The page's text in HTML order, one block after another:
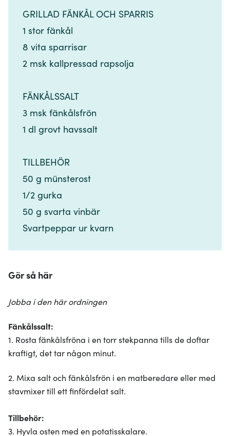
GRILLAD FÄNKÅL OCH SPARRIS​​​​‌ ‍ ​‍​‍‌‍ ‌ ​‍‌‍‍‌‌‍‌ ‌‍‍‌‌‍ ‍​‍​‍​ ‍‍​‍​‍‌ ​ ‌‍​‌‌‍ ‍‌‍‍‌‌ ‌​‌ ‍‌​‍ ‍‌‍‍‌‌‍ ​‍​‍​‍ ​​‍​‍‌‍‍​‌ ​‍‌‍‌‌‌‍‌‍​‍​‍​ ‍‍​‍​‍‌‍‍​‌ ‌​‌ ‌​‌ ​​‌ ​ ​ ‍‍​‍ ​‍ ‌‍​ ‌‍ ‌‌ ​ ​‍ ‍‌‍​ ‌‍‌‌‌ ​‍‌ ‌‍‌‍‌‌‌ ​‍‌‍​‌​‍ ‍‌ ​ ‌‍‌‌​‍ ‌ ​​‌ ​‍‌‍ ‌‍‌​‌ ‌‌‌‍​ ‌ ‌​‌‍‍‌‌‍ ‌‍ ‍​‍ ‌‍‍‌‌‍ ‍‌ ‌​‌‍‌‌‌‍ ‍‌ ‌​​‍ ‌‍‌‌‌‍‌​‌‍‍‌‌ ‌​​‍ ‌‍ ‌‌‍ ‌‍‌​‌‍‌‌​ ‌‌ ​​‌ ​‍‌‍‌‌‌ ​ ‌‍‌‌‌‍ ‍‌ ‌​‌‍​‌‌ ‌​‌‍‍‌‌‍ ‌‍ ‍​ ‍ ‌‍‍‌‌‍‌​​ ‌​ ‌‍​ ‌​​ ‌‌​ ‌‌​ ​ ​ ​‍​ ‍​​ ‍‌​‍ ‌​ ​‌​ ​​‌‍​‍​ ​ ​‍ ‌​ ‌​​ ​​‌‍​‌​ ​‌​‍ ‌​ ‍​‌‍​‌​ ‍‌​ ‌‍​‍ ‌‌‍​ ‌‍‌‍​ ‌‌‌‍​ ​ ‌​​ ‌​‌‍‌‌‌‍​‍​ ​ ‌‍‌‍​ ​​​ ‌‌​ ‍ ‌ ‌​‌ ‍‌‌ ​​‌‍‌‌​ ‌‌ ​​‌‍​‌‌‍‌ ‌‍‌‌​ ‍ ‌ ​​‌‍​‌‌ ‌​‌‍‍​​ ‌‌‍​‍‌‍ ​‌‍ ‌‍​ ‌‍‍ ‌ ​ ​‍‌‌​ ‌‌‌​​‍‌‌ ‌‍‍ ‌‍‌‌‌ ‍‌​‍‌‌​ ​ ‌​‌​​‍‌‌​ ​ ‌​‌​​‍‌‌​ ​‍​ ​‍​ ‌‌​ ‍‌​ ‌ ​ ‌‌​ ​​‌‍‌​​ ‌ ​ ‌‌​‍ ‌‌‍​ ​ ​‍​ ​‌‌‍​‍​‍ ‌​ ‌​‌‍‌‌​ ‍‌​ ‍‌​‍ ‌​ ‍‌​ ‍‌​ ‍‌​ ​ ​‍ ‌​ ‍‌​ ​‌‌‍​‌​ ​​‌‍​ ‌‍‌​​ ‌ ​ ‍​​ ‌‌‌‍‌‍‌‍​ ‌‍‌​​‍‌‌​ ​‍​ ​‍​‍‌‌​ ‌‌‌​‌​​‍ ‍‌‍​ ‌‍ ‌‍ ​‌ ‌‌‌‍ ‌‌‍ ‍‌ ​ ​‍‌‌​ ‌‌‌​​‍‌‌ ‌‍‍ ‌‍‌‌‌ ‍‌​‍‌‌​ ​ ‌​‌​​‍‌‌​ ​ ‌​‌​​‍‌‌​ ​‍​ ​‍​ ​ ‌‍‌​​ ​‍‌‍‌‍‌‍​ ​ ​‌​ ​ ​ ​‍‌‍​ ‌‍​‍‌‍​‍​ ‌ ​‍‌‌​ ​‍​ ​‍​‍‌‌​ ‌‌‌​‌​​‍ ‍‌‍‍‌‌ ‌​‌‍‌‌‌‍ ‌‌ ​ ​‍‌‌​ ‌‌‌​​‍​ ​​​‍‌‌​ ‌‌‌​‌​​ ‌‍​‍‌‍​‌‌ ​ ‌‍‌‌‌‌‌‌‌ ​‍‌‍ ​​ ‌‌‍‍​‌ ‌​‌ ‌​‌ ​​‌ ​ ​‍‌‌​ ​ ‌​​‌​‍‌‌​ ​‍‌​‌‍​‍‌‌​ ​‍‌​‌‍‌‍​ ‌‍ ‌‌ ​ ​‍ ‍‌‍​ ‌‍‌‌‌ ​‍‌ ‌‍‌‍‌‌‌ ​‍‌‍​‌​‍ ‍‌ ​ ‌‍‌‌​‍‌‍‌‍‍‌‌‍‌​​ ‌​ ‌‍​ ‌​​ ‌‌​ ‌‌​ ​ ​ ​‍​ ‍​​ ‍‌​‍ ‌​ ​‌​ ​​‌‍​‍​ ​ ​‍ ‌​ ‌​​ ​​‌‍​‌​ ​‌​‍ ‌​ ‍​‌‍​‌​ ‍‌​ ‌‍​‍ ‌‌‍​ ‌‍‌‍​ ‌‌‌‍​ ​ ‌​​ ‌​‌‍‌‌‌‍​‍​ ​ ‌‍‌‍​ ​​​ ‌‌​‍‌‍‌ ‌​‌ ‍‌‌ ​​‌‍‌‌​ ‌‌ ​​‌‍​‌‌‍‌ ‌‍‌‌​‍‌‍‌ ​​‌‍​‌‌ ‌​‌‍‍​​ ‌‌‍​‍‌‍ ​‌‍ ‌‍​ ‌‍‍ ‌ ​ ​‍‌‌​ ‌‌‌​​‍‌‌ ‌‍‍ ‌‍‌‌‌ ‍‌​‍‌‌​ ​ ‌​‌​​‍‌‌​ ​ ‌​‌​​‍‌‌​ ​‍​ ​‍​ ‌‌​ ‍‌​ ‌ ​ ‌‌​ ​​‌‍‌​​ ‌ ​ ‌‌​‍ ‌‌‍​ ​ ​‍​ ​‌‌‍​‍​‍ ‌​ ‌​‌‍‌‌​ ‍‌​ ‍‌​‍ ‌​ ‍‌​ ‍‌​ ‍‌​ ​ ​‍ ‌​ ‍‌​ ​‌‌‍​‌​ ​​‌‍​ ‌‍‌​​ ‌ ​ ‍​​ ‌‌‌‍‌‍‌‍​ ‌‍‌​​‍‌‌​ ​‍​ ​‍​‍‌‌​ ‌‌‌​‌​​‍ ‍‌‍​ ‌‍ ‌‍ ​‌ ‌‌‌‍ ‌‌‍ ‍‌ ​ ​‍‌‌​ ‌‌‌​​‍‌‌ ‌‍‍ ‌‍‌‌‌ ‍‌​‍‌‌​ ​ ‌​‌​​‍‌‌​ ​ ‌​‌​​‍‌‌​ ​‍​ ​‍​ ​ ‌‍‌​​ ​‍‌‍‌‍‌‍​ ​ ​‌​ ​ ​ ​‍‌‍​ ‌‍​‍‌‍​‍​ ‌ ​‍‌‌​ ​‍​ ​‍​‍‌‌​ ‌‌‌​‌​​‍ ‍‌‍‍‌‌ ‌​‌‍‌‌‌‍ ‌‌ ​ ​‍‌‌​ ‌‌‌​​‍​ ​​​‍‌‌​ ‌‌‌​‌​​‍‌‍‌ ‌ ‌‍ ‌ ​‍‌‍‍ ‌ ​ ‌ ​​‌‍​‌‌‍​ ‌‍‌‌​ ‌‌ ​​‌ ​‍‌‍ ‌‍‌​‌ ‌‌‌‍​ ‌ ‌​‌‍‍‌‌‍ ‌‍ ‍​‍‌‍‌ ​​‌‍‌‌‌ ​‍‌ ​ ‌ ​​‌‍‌‌‌‍​ ‌ ‌​‌‍‍‌‌ ‌‍‌‍‌‌​ ‌‌ ​​‌ ‌‌‌‍​‍‌‍ ​‌‍‍‌‌ ​ ‌‍‍​‌‍‌‌‌‍‌​​‍​‍‌ ‌
1 stor fänkål​​​​‌ ‍ ​‍​‍‌‍ ‌ ​‍‌‍‍‌‌‍‌ ‌‍‍‌‌‍ ‍​‍​‍​ ‍‍​‍​‍‌ ​ ‌‍​‌‌‍ ‍‌‍‍‌‌ ‌​‌ ‍‌​‍ ‍‌‍‍‌‌‍ ​‍​‍​‍ ​​‍​‍‌‍‍​‌ ​‍‌‍‌‌‌‍‌‍​‍​‍​ ‍‍​‍​‍‌‍‍​‌ ‌​‌ ‌​‌ ​​‌ ​ ​ ‍‍​‍ ​‍ ‌‍​ ‌‍ ‌‌ ​ ​‍ ‍‌‍​ ‌‍‌‌‌ ​‍‌ ‌‍‌‍‌‌‌ ​‍‌‍​‌​‍ ‍‌ ​ ‌‍‌‌​‍ ‌ ​​‌ ​‍‌‍ ‌‍‌​‌ ‌‌‌‍​ ‌ ‌​‌‍‍‌‌‍ ‌‍ ‍​‍ ‌‍‍‌‌‍ ‍‌ ‌​‌‍‌‌‌‍ ‍‌ ‌​​‍ ‌‍‌‌‌‍‌​‌‍‍‌‌ ‌​​‍ ‌‍ ‌‌‍ ‌‍‌​‌‍‌‌​ ‌‌ ​​‌ ​‍‌‍‌‌‌ ​ ‌‍‌‌‌‍ ‍‌ ‌​‌‍​‌‌ ‌​‌‍‍‌‌‍ ‌‍ ‍​ ‍ ‌‍‍‌‌‍‌​​ ‌​ ‌‍​ ‌​​ ‌‌​ ‌‌​ ​ ​ ​‍​ ‍​​ ‍‌​‍ ‌​ ​‌​ ​​‌‍​‍​ ​ ​‍ ‌​ ‌​​ ​​‌‍​‌​ ​‌​‍ ‌​ ‍​‌‍​‌​ ‍‌​ ‌‍​‍ ‌‌‍​ ‌‍‌‍​ ‌‌‌‍​ ​ ‌​​ ‌​‌‍‌‌‌‍​‍​ ​ ‌‍‌‍​ ​​​ ‌‌​ ‍ ‌ ‌​‌ ‍‌‌ ​​‌‍‌‌​ ‌‌ ​​‌‍​‌‌‍‌ ‌‍‌‌​ ‍ ‌ ​​‌‍​‌‌ ‌​‌‍‍​​ ‌‌‍​‍‌‍ ​‌‍ ‌‍​ ‌‍‍ ‌ ​ ​‍‌‌​ ‌‌‌​​‍‌‌ ‌‍‍ ‌‍‌‌‌ ‍‌​‍‌‌​ ​ ‌​‌​​‍‌‌​ ​ ‌​‌​​‍‌‌​ ​‍​ ​‍​ ‌‌​ ‍‌​ ‌ ​ ‌‌​ ​​‌‍‌​​ ‌ ​ ‌‌​‍ ‌‌‍​ ​ ​‍​ ​‌‌‍​‍​‍ ‌​ ‌​‌‍‌‌​ ‍‌​ ‍‌​‍ ‌​ ‍‌​ ‍‌​ ‍‌​ ​ ​‍ ‌​ ‍‌​ ​‌‌‍​‌​ ​​‌‍​ ‌‍‌​​ ‌ ​ ‍​​ ‌‌‌‍‌‍‌‍​ ‌‍‌​​‍‌‌​ ​‍​ ​‍​‍‌‌​ ‌‌‌​‌​​‍ ‍‌‍​ ‌‍ ‌‍ ​‌ ‌‌‌‍ ‌‌‍ ‍‌ ​ ​‍‌‌​ ‌‌‌​​‍‌‌ ‌‍‍ ‌‍‌‌‌ ‍‌​‍‌‌​ ​ ‌​‌​​‍‌‌​ ​ ‌​‌​​‍‌‌​ ​‍​ ​‍​ ​ ‌‍‌​​ ​‍‌‍‌‍‌‍​ ​ ​‌​ ​ ​ ​‍‌‍​ ‌‍​‍‌‍​‍​ ‌ ​‍‌‌​ ​‍​ ​‍​‍‌‌​ ‌‌‌​‌​​‍ ‍‌‍‍‌‌ ‌​‌‍‌‌‌‍ ‌‌ ​ ​‍‌‌​ ‌‌‌​​‍​ ​‌​‍‌‌​ ‌‌‌​‌​​ ‌‍​‍‌‍​‌‌ ​ ‌‍‌‌‌‌‌‌‌ ​‍‌‍ ​​ ‌‌‍‍​‌ ‌​‌ ‌​‌ ​​‌ ​ ​‍‌‌​ ​ ‌​​‌​‍‌‌​ ​‍‌​‌‍​‍‌‌​ ​‍‌​‌‍‌‍​ ‌‍ ‌‌ ​ ​‍ ‍‌‍​ ‌‍‌‌‌ ​‍‌ ‌‍‌‍‌‌‌ ​‍‌‍​‌​‍ ‍‌ ​ ‌‍‌‌​‍‌‍‌‍‍‌‌‍‌​​ ‌​ ‌‍​ ‌​​ ‌‌​ ‌‌​ ​ ​ ​‍​ ‍​​ ‍‌​‍ ‌​ ​‌​ ​​‌‍​‍​ ​ ​‍ ‌​ ‌​​ ​​‌‍​‌​ ​‌​‍ ‌​ ‍​‌‍​‌​ ‍‌​ ‌‍​‍ ‌‌‍​ ‌‍‌‍​ ‌‌‌‍​ ​ ‌​​ ‌​‌‍‌‌‌‍​‍​ ​ ‌‍‌‍​ ​​​ ‌‌​‍‌‍‌ ‌​‌ ‍‌‌ ​​‌‍‌‌​ ‌‌ ​​‌‍​‌‌‍‌ ‌‍‌‌​‍‌‍‌ ​​‌‍​‌‌ ‌​‌‍‍​​ ‌‌‍​‍‌‍ ​‌‍ ‌‍​ ‌‍‍ ‌ ​ ​‍‌‌​ ‌‌‌​​‍‌‌ ‌‍‍ ‌‍‌‌‌ ‍‌​‍‌‌​ ​ ‌​‌​​‍‌‌​ ​ ‌​‌​​‍‌‌​ ​‍​ ​‍​ ‌‌​ ‍‌​ ‌ ​ ‌‌​ ​​‌‍‌​​ ‌ ​ ‌‌​‍ ‌‌‍​ ​ ​‍​ ​‌‌‍​‍​‍ ‌​ ‌​‌‍‌‌​ ‍‌​ ‍‌​‍ ‌​ ‍‌​ ‍‌​ ‍‌​ ​ ​‍ ‌​ ‍‌​ ​‌‌‍​‌​ ​​‌‍​ ‌‍‌​​ ‌ ​ ‍​​ ‌‌‌‍‌‍‌‍​ ‌‍‌​​‍‌‌​ ​‍​ ​‍​‍‌‌​ ‌‌‌​‌​​‍ ‍‌‍​ ‌‍ ‌‍ ​‌ ‌‌‌‍ ‌‌‍ ‍‌ ​ ​‍‌‌​ ‌‌‌​​‍‌‌ ‌‍‍ ‌‍‌‌‌ ‍‌​‍‌‌​ ​ ‌​‌​​‍‌‌​ ​ ‌​‌​​‍‌‌​ ​‍​ ​‍​ ​ ‌‍‌​​ ​‍‌‍‌‍‌‍​ ​ ​‌​ ​ ​ ​‍‌‍​ ‌‍​‍‌‍​‍​ ‌ ​‍‌‌​ ​‍​ ​‍​‍‌‌​ ‌‌‌​‌​​‍ ‍‌‍‍‌‌ ‌​‌‍‌‌‌‍ ‌‌ ​ ​‍‌‌​ ‌‌‌​​‍​ ​‌​‍‌‌​ ‌‌‌​‌​​‍‌‍‌ ‌ ‌‍ ‌ ​‍‌‍‍ ‌ ​ ‌ ​​‌‍​‌‌‍​ ‌‍‌‌​ ‌‌ ​​‌ ​‍‌‍ ‌‍‌​‌ ‌‌‌‍​ ‌ ‌​‌‍‍‌‌‍ ‌‍ ‍​‍‌‍‌ ​​‌‍‌‌‌ ​‍‌ ​ ‌ ​​‌‍‌‌‌‍​ ‌ ‌​‌‍‍‌‌ ‌‍‌‍‌‌​ ‌‌ ​​‌ ‌‌‌‍​‍‌‍ ​‌‍‍‌‌ ​ ‌‍‍​‌‍‌‌‌‍‌​​‍​‍‌ ‌
8 vita sparrisar​​​​‌ ‍ ​‍​‍‌‍ ‌ ​‍‌‍‍‌‌‍‌ ‌‍‍‌‌‍ ‍​‍​‍​ ‍‍​‍​‍‌ ​ ‌‍​‌‌‍ ‍‌‍‍‌‌ ‌​‌ ‍‌​‍ ‍‌‍‍‌‌‍ ​‍​‍​‍ ​​‍​‍‌‍‍​‌ ​‍‌‍‌‌‌‍‌‍​‍​‍​ ‍‍​‍​‍‌‍‍​‌ ‌​‌ ‌​‌ ​​‌ ​ ​ ‍‍​‍ ​‍ ‌‍​ ‌‍ ‌‌ ​ ​‍ ‍‌‍​ ‌‍‌‌‌ ​‍‌ ‌‍‌‍‌‌‌ ​‍‌‍​‌​‍ ‍‌ ​ ‌‍‌‌​‍ ‌ ​​‌ ​‍‌‍ ‌‍‌​‌ ‌‌‌‍​ ‌ ‌​‌‍‍‌‌‍ ‌‍ ‍​‍ ‌‍‍‌‌‍ ‍‌ ‌​‌‍‌‌‌‍ ‍‌ ‌​​‍ ‌‍‌‌‌‍‌​‌‍‍‌‌ ‌​​‍ ‌‍ ‌‌‍ ‌‍‌​‌‍‌‌​ ‌‌ ​​‌ ​‍‌‍‌‌‌ ​ ‌‍‌‌‌‍ ‍‌ ‌​‌‍​‌‌ ‌​‌‍‍‌‌‍ ‌‍ ‍​ ‍ ‌‍‍‌‌‍‌​​ ‌​ ‌‍​ ‌​​ ‌‌​ ‌‌​ ​ ​ ​‍​ ‍​​ ‍‌​‍ ‌​ ​‌​ ​​‌‍​‍​ ​ ​‍ ‌​ ‌​​ ​​‌‍​‌​ ​‌​‍ ‌​ ‍​‌‍​‌​ ‍‌​ ‌‍​‍ ‌‌‍​ ‌‍‌‍​ ‌‌‌‍​ ​ ‌​​ ‌​‌‍‌‌‌‍​‍​ ​ ‌‍‌‍​ ​​​ ‌‌​ ‍ ‌ ‌​‌ ‍‌‌ ​​‌‍‌‌​ ‌‌ ​​‌‍​‌‌‍‌ ‌‍‌‌​ ‍ ‌ ​​‌‍​‌‌ ‌​‌‍‍​​ ‌‌‍​‍‌‍ ​‌‍ ‌‍​ ‌‍‍ ‌ ​ ​‍‌‌​ ‌‌‌​​‍‌‌ ‌‍‍ ‌‍‌‌‌ ‍‌​‍‌‌​ ​ ‌​‌​​‍‌‌​ ​ ‌​‌​​‍‌‌​ ​‍​ ​‍​ ‌‌​ ‍‌​ ‌ ​ ‌‌​ ​​‌‍‌​​ ‌ ​ ‌‌​‍ ‌‌‍​ ​ ​‍​ ​‌‌‍​‍​‍ ‌​ ‌​‌‍‌‌​ ‍‌​ ‍‌​‍ ‌​ ‍‌​ ‍‌​ ‍‌​ ​ ​‍ ‌​ ‍‌​ ​‌‌‍​‌​ ​​‌‍​ ‌‍‌​​ ‌ ​ ‍​​ ‌‌‌‍‌‍‌‍​ ‌‍‌​​‍‌‌​ ​‍​ ​‍​‍‌‌​ ‌‌‌​‌​​‍ ‍‌‍​ ‌‍ ‌‍ ​‌ ‌‌‌‍ ‌‌‍ ‍‌ ​ ​‍‌‌​ ‌‌‌​​‍‌‌ ‌‍‍ ‌‍‌‌‌ ‍‌​‍‌‌​ ​ ‌​‌​​‍‌‌​ ​ ‌​‌​​‍‌‌​ ​‍​ ​‍​ ​ ‌‍‌​​ ​‍‌‍‌‍‌‍​ ​ ​‌​ ​ ​ ​‍‌‍​ ‌‍​‍‌‍​‍​ ‌ ​‍‌‌​ ​‍​ ​‍​‍‌‌​ ‌‌‌​‌​​‍ ‍‌‍‍‌‌ ‌​‌‍‌‌‌‍ ‌‌ ​ ​‍‌‌​ ‌‌‌​​‍​ ​‍​‍‌‌​ ‌‌‌​‌​​ ‌‍​‍‌‍​‌‌ ​ ‌‍‌‌‌‌‌‌‌ ​‍‌‍ ​​ ‌‌‍‍​‌ ‌​‌ ‌​‌ ​​‌ ​ ​‍‌‌​ ​ ‌​​‌​‍‌‌​ ​‍‌​‌‍​‍‌‌​ ​‍‌​‌‍‌‍​ ‌‍ ‌‌ ​ ​‍ ‍‌‍​ ‌‍‌‌‌ ​‍‌ ‌‍‌‍‌‌‌ ​‍‌‍​‌​‍ ‍‌ ​ ‌‍‌‌​‍‌‍‌‍‍‌‌‍‌​​ ‌​ ‌‍​ ‌​​ ‌‌​ ‌‌​ ​ ​ ​‍​ ‍​​ ‍‌​‍ ‌​ ​‌​ ​​‌‍​‍​ ​ ​‍ ‌​ ‌​​ ​​‌‍​‌​ ​‌​‍ ‌​ ‍​‌‍​‌​ ‍‌​ ‌‍​‍ ‌‌‍​ ‌‍‌‍​ ‌‌‌‍​ ​ ‌​​ ‌​‌‍‌‌‌‍​‍​ ​ ‌‍‌‍​ ​​​ ‌‌​‍‌‍‌ ‌​‌ ‍‌‌ ​​‌‍‌‌​ ‌‌ ​​‌‍​‌‌‍‌ ‌‍‌‌​‍‌‍‌ ​​‌‍​‌‌ ‌​‌‍‍​​ ‌‌‍​‍‌‍ ​‌‍ ‌‍​ ‌‍‍ ‌ ​ ​‍‌‌​ ‌‌‌​​‍‌‌ ‌‍‍ ‌‍‌‌‌ ‍‌​‍‌‌​ ​ ‌​‌​​‍‌‌​ ​ ‌​‌​​‍‌‌​ ​‍​ ​‍​ ‌‌​ ‍‌​ ‌ ​ ‌‌​ ​​‌‍‌​​ ‌ ​ ‌‌​‍ ‌‌‍​ ​ ​‍​ ​‌‌‍​‍​‍ ‌​ ‌​‌‍‌‌​ ‍‌​ ‍‌​‍ ‌​ ‍‌​ ‍‌​ ‍‌​ ​ ​‍ ‌​ ‍‌​ ​‌‌‍​‌​ ​​‌‍​ ‌‍‌​​ ‌ ​ ‍​​ ‌‌‌‍‌‍‌‍​ ‌‍‌​​‍‌‌​ ​‍​ ​‍​‍‌‌​ ‌‌‌​‌​​‍ ‍‌‍​ ‌‍ ‌‍ ​‌ ‌‌‌‍ ‌‌‍ ‍‌ ​ ​‍‌‌​ ‌‌‌​​‍‌‌ ‌‍‍ ‌‍‌‌‌ ‍‌​‍‌‌​ ​ ‌​‌​​‍‌‌​ ​ ‌​‌​​‍‌‌​ ​‍​ ​‍​ ​ ‌‍‌​​ ​‍‌‍‌‍‌‍​ ​ ​‌​ ​ ​ ​‍‌‍​ ‌‍​‍‌‍​‍​ ‌ ​‍‌‌​ ​‍​ ​‍​‍‌‌​ ‌‌‌​‌​​‍ ‍‌‍‍‌‌ ‌​‌‍‌‌‌‍ ‌‌ ​ ​‍‌‌​ ‌‌‌​​‍​ ​‍​‍‌‌​ ‌‌‌​‌​​‍‌‍‌ ‌ ‌‍ ‌ ​‍‌‍‍ ‌ ​ ‌ ​​‌‍​‌‌‍​ ‌‍‌‌​ ‌‌ ​​‌ ​‍‌‍ ‌‍‌​‌ ‌‌‌‍​ ‌ ‌​‌‍‍‌‌‍ ‌‍ ‍​‍‌‍‌ ​​‌‍‌‌‌ ​‍‌ ​ ‌ ​​‌‍‌‌‌‍​ ‌ ‌​‌‍‍‌‌ ‌‍‌‍‌‌​ ‌‌ ​​‌ ‌‌‌‍​‍‌‍ ​‌‍‍‌‌ ​ ‌‍‍​‌‍‌‌‌‍‌​​‍​‍‌ ‌
2 msk kallpressad rapsolja​​​​‌ ‍ ​‍​‍‌‍ ‌ ​‍‌‍‍‌‌‍‌ ‌‍‍‌‌‍ ‍​‍​‍​ ‍‍​‍​‍‌ ​ ‌‍​‌‌‍ ‍‌‍‍‌‌ ‌​‌ ‍‌​‍ ‍‌‍‍‌‌‍ ​‍​‍​‍ ​​‍​‍‌‍‍​‌ ​‍‌‍‌‌‌‍‌‍​‍​‍​ ‍‍​‍​‍‌‍‍​‌ ‌​‌ ‌​‌ ​​‌ ​ ​ ‍‍​‍ ​‍ ‌‍​ ‌‍ ‌‌ ​ ​‍ ‍‌‍​ ‌‍‌‌‌ ​‍‌ ‌‍‌‍‌‌‌ ​‍‌‍​‌​‍ ‍‌ ​ ‌‍‌‌​‍ ‌ ​​‌ ​‍‌‍ ‌‍‌​‌ ‌‌‌‍​ ‌ ‌​‌‍‍‌‌‍ ‌‍ ‍​‍ ‌‍‍‌‌‍ ‍‌ ‌​‌‍‌‌‌‍ ‍‌ ‌​​‍ ‌‍‌‌‌‍‌​‌‍‍‌‌ ‌​​‍ ‌‍ ‌‌‍ ‌‍‌​‌‍‌‌​ ‌‌ ​​‌ ​‍‌‍‌‌‌ ​ ‌‍‌‌‌‍ ‍‌ ‌​‌‍​‌‌ ‌​‌‍‍‌‌‍ ‌‍ ‍​ ‍ ‌‍‍‌‌‍‌​​ ‌​ ‌‍​ ‌​​ ‌‌​ ‌‌​ ​ ​ ​‍​ ‍​​ ‍‌​‍ ‌​ ​‌​ ​​‌‍​‍​ ​ ​‍ ‌​ ‌​​ ​​‌‍​‌​ ​‌​‍ ‌​ ‍​‌‍​‌​ ‍‌​ ‌‍​‍ ‌‌‍​ ‌‍‌‍​ ‌‌‌‍​ ​ ‌​​ ‌​‌‍‌‌‌‍​‍​ ​ ‌‍‌‍​ ​​​ ‌‌​ ‍ ‌ ‌​‌ ‍‌‌ ​​‌‍‌‌​ ‌‌ ​​‌‍​‌‌‍‌ ‌‍‌‌​ ‍ ‌ ​​‌‍​‌‌ ‌​‌‍‍​​ ‌‌‍​‍‌‍ ​‌‍ ‌‍​ ‌‍‍ ‌ ​ ​‍‌‌​ ‌‌‌​​‍‌‌ ‌‍‍ ‌‍‌‌‌ ‍‌​‍‌‌​ ​ ‌​‌​​‍‌‌​ ​ ‌​‌​​‍‌‌​ ​‍​ ​‍​ ‌‌​ ‍‌​ ‌ ​ ‌‌​ ​​‌‍‌​​ ‌ ​ ‌‌​‍ ‌‌‍​ ​ ​‍​ ​‌‌‍​‍​‍ ‌​ ‌​‌‍‌‌​ ‍‌​ ‍‌​‍ ‌​ ‍‌​ ‍‌​ ‍‌​ ​ ​‍ ‌​ ‍‌​ ​‌‌‍​‌​ ​​‌‍​ ‌‍‌​​ ‌ ​ ‍​​ ‌‌‌‍‌‍‌‍​ ‌‍‌​​‍‌‌​ ​‍​ ​‍​‍‌‌​ ‌‌‌​‌​​‍ ‍‌‍​ ‌‍ ‌‍ ​‌ ‌‌‌‍ ‌‌‍ ‍‌ ​ ​‍‌‌​ ‌‌‌​​‍‌‌ ‌‍‍ ‌‍‌‌‌ ‍‌​‍‌‌​ ​ ‌​‌​​‍‌‌​ ​ ‌​‌​​‍‌‌​ ​‍​ ​‍​ ​ ‌‍‌​​ ​‍‌‍‌‍‌‍​ ​ ​‌​ ​ ​ ​‍‌‍​ ‌‍​‍‌‍​‍​ ‌ ​‍‌‌​ ​‍​ ​‍​‍‌‌​ ‌‌‌​‌​​‍ ‍‌‍‍‌‌ ‌​‌‍‌‌‌‍ ‌‌ ​ ​‍‌‌​ ‌‌‌​​‍​ ​ ​‍‌‌​ ‌‌‌​‌​​ ‌‍​‍‌‍​‌‌ ​ ‌‍‌‌‌‌‌‌‌ ​‍‌‍ ​​ ‌‌‍‍​‌ ‌​‌ ‌​‌ ​​‌ ​ ​‍‌‌​ ​ ‌​​‌​‍‌‌​ ​‍‌​‌‍​‍‌‌​ ​‍‌​‌‍‌‍​ ‌‍ ‌‌ ​ ​‍ ‍‌‍​ ‌‍‌‌‌ ​‍‌ ‌‍‌‍‌‌‌ ​‍‌‍​‌​‍ ‍‌ ​ ‌‍‌‌​‍‌‍‌‍‍‌‌‍‌​​ ‌​ ‌‍​ ‌​​ ‌‌​ ‌‌​ ​ ​ ​‍​ ‍​​ ‍‌​‍ ‌​ ​‌​ ​​‌‍​‍​ ​ ​‍ ‌​ ‌​​ ​​‌‍​‌​ ​‌​‍ ‌​ ‍​‌‍​‌​ ‍‌​ ‌‍​‍ ‌‌‍​ ‌‍‌‍​ ‌‌‌‍​ ​ ‌​​ ‌​‌‍‌‌‌‍​‍​ ​ ‌‍‌‍​ ​​​ ‌‌​‍‌‍‌ ‌​‌ ‍‌‌ ​​‌‍‌‌​ ‌‌ ​​‌‍​‌‌‍‌ ‌‍‌‌​‍‌‍‌ ​​‌‍​‌‌ ‌​‌‍‍​​ ‌‌‍​‍‌‍ ​‌‍ ‌‍​ ‌‍‍ ‌ ​ ​‍‌‌​ ‌‌‌​​‍‌‌ ‌‍‍ ‌‍‌‌‌ ‍‌​‍‌‌​ ​ ‌​‌​​‍‌‌​ ​ ‌​‌​​‍‌‌​ ​‍​ ​‍​ ‌‌​ ‍‌​ ‌ ​ ‌‌​ ​​‌‍‌​​ ‌ ​ ‌‌​‍ ‌‌‍​ ​ ​‍​ ​‌‌‍​‍​‍ ‌​ ‌​‌‍‌‌​ ‍‌​ ‍‌​‍ ‌​ ‍‌​ ‍‌​ ‍‌​ ​ ​‍ ‌​ ‍‌​ ​‌‌‍​‌​ ​​‌‍​ ‌‍‌​​ ‌ ​ ‍​​ ‌‌‌‍‌‍‌‍​ ‌‍‌​​‍‌‌​ ​‍​ ​‍​‍‌‌​ ‌‌‌​‌​​‍ ‍‌‍​ ‌‍ ‌‍ ​‌ ‌‌‌‍ ‌‌‍ ‍‌ ​ ​‍‌‌​ ‌‌‌​​‍‌‌ ‌‍‍ ‌‍‌‌‌ ‍‌​‍‌‌​ ​ ‌​‌​​‍‌‌​ ​ ‌​‌​​‍‌‌​ ​‍​ ​‍​ ​ ‌‍‌​​ ​‍‌‍‌‍‌‍​ ​ ​‌​ ​ ​ ​‍‌‍​ ‌‍​‍‌‍​‍​ ‌ ​‍‌‌​ ​‍​ ​‍​‍‌‌​ ‌‌‌​‌​​‍ ‍‌‍‍‌‌ ‌​‌‍‌‌‌‍ ‌‌ ​ ​‍‌‌​ ‌‌‌​​‍​ ​ ​‍‌‌​ ‌‌‌​‌​​‍‌‍‌ ‌ ‌‍ ‌ ​‍‌‍‍ ‌ ​ ‌ ​​‌‍​‌‌‍​ ‌‍‌‌​ ‌‌ ​​‌ ​‍‌‍ ‌‍‌​‌ ‌‌‌‍​ ‌ ‌​‌‍‍‌‌‍ ‌‍ ‍​‍‌‍‌ ​​‌‍‌‌‌ ​‍‌ ​ ‌ ​​‌‍‌‌‌‍​ ‌ ‌​‌‍‍‌‌ ‌‍‌‍‌‌​ ‌‌ ​​‌ ‌‌‌‍​‍‌‍ ​‌‍‍‌‌ ​ ‌‍‍​‌‍‌‌‌‍‌​​‍​‍‌ ‌
FÄNKÅLSSALT​​​​‌ ‍ ​‍​‍‌‍ ‌ ​‍‌‍‍‌‌‍‌ ‌‍‍‌‌‍ ‍​‍​‍​ ‍‍​‍​‍‌ ​ ‌‍​‌‌‍ ‍‌‍‍‌‌ ‌​‌ ‍‌​‍ ‍‌‍‍‌‌‍ ​‍​‍​‍ ​​‍​‍‌‍‍​‌ ​‍‌‍‌‌‌‍‌‍​‍​‍​ ‍‍​‍​‍‌‍‍​‌ ‌​‌ ‌​‌ ​​‌ ​ ​ ‍‍​‍ ​‍ ‌‍​ ‌‍ ‌‌ ​ ​‍ ‍‌‍​ ‌‍‌‌‌ ​‍‌ ‌‍‌‍‌‌‌ ​‍‌‍​‌​‍ ‍‌ ​ ‌‍‌‌​‍ ‌ ​​‌ ​‍‌‍ ‌‍‌​‌ ‌‌‌‍​ ‌ ‌​‌‍‍‌‌‍ ‌‍ ‍​‍ ‌‍‍‌‌‍ ‍‌ ‌​‌‍‌‌‌‍ ‍‌ ‌​​‍ ‌‍‌‌‌‍‌​‌‍‍‌‌ ‌​​‍ ‌‍ ‌‌‍ ‌‍‌​‌‍‌‌​ ‌‌ ​​‌ ​‍‌‍‌‌‌ ​ ‌‍‌‌‌‍ ‍‌ ‌​‌‍​‌‌ ‌​‌‍‍‌‌‍ ‌‍ ‍​ ‍ ‌‍‍‌‌‍‌​​ ‌​ ‌‍​ ‌​​ ‌‌​ ‌‌​ ​ ​ ​‍​ ‍​​ ‍‌​‍ ‌​ ​‌​ ​​‌‍​‍​ ​ ​‍ ‌​ ‌​​ ​​‌‍​‌​ ​‌​‍ ‌​ ‍​‌‍​‌​ ‍‌​ ‌‍​‍ ‌‌‍​ ‌‍‌‍​ ‌‌‌‍​ ​ ‌​​ ‌​‌‍‌‌‌‍​‍​ ​ ‌‍‌‍​ ​​​ ‌‌​ ‍ ‌ ‌​‌ ‍‌‌ ​​‌‍‌‌​ ‌‌ ​​‌‍​‌‌‍‌ ‌‍‌‌​ ‍ ‌ ​​‌‍​‌‌ ‌​‌‍‍​​ ‌‌‍​‍‌‍ ​‌‍ ‌‍​ ‌‍‍ ‌ ​ ​‍‌‌​ ‌‌‌​​‍‌‌ ‌‍‍ ‌‍‌‌‌ ‍‌​‍‌‌​ ​ ‌​‌​​‍‌‌​ ​ ‌​‌​​‍‌‌​ ​‍​ ​‍​ ‌‌​ ‍‌​ ‌ ​ ‌‌​ ​​‌‍‌​​ ‌ ​ ‌‌​‍ ‌‌‍​ ​ ​‍​ ​‌‌‍​‍​‍ ‌​ ‌​‌‍‌‌​ ‍‌​ ‍‌​‍ ‌​ ‍‌​ ‍‌​ ‍‌​ ​ ​‍ ‌​ ‍‌​ ​‌‌‍​‌​ ​​‌‍​ ‌‍‌​​ ‌ ​ ‍​​ ‌‌‌‍‌‍‌‍​ ‌‍‌​​‍‌‌​ ​‍​ ​‍​‍‌‌​ ‌‌‌​‌​​‍ ‍‌‍​ ‌‍ ‌‍ ​‌ ‌‌‌‍ ‌‌‍ ‍‌ ​ ​‍‌‌​ ‌‌‌​​‍‌‌ ‌‍‍ ‌‍‌‌‌ ‍‌​‍‌‌​ ​ ‌​‌​​‍‌‌​ ​ ‌​‌​​‍‌‌​ ​‍​ ​‍​ ​ ‌‍‌​​ ​‍‌‍‌‍‌‍​ ​ ​‌​ ​ ​ ​‍‌‍​ ‌‍​‍‌‍​‍​ ‌ ​‍‌‌​ ​‍​ ​‍​‍‌‌​ ‌‌‌​‌​​‍ ‍‌‍‍‌‌ ‌​‌‍‌‌‌‍ ‌‌ ​ ​‍‌‌​ ‌‌‌​​‍​ ‌‌​‍‌‌​ ‌‌‌​‌​​ ‌‍​‍‌‍​‌‌ ​ ‌‍‌‌‌‌‌‌‌ ​‍‌‍ ​​ ‌‌‍‍​‌ ‌​‌ ‌​‌ ​​‌ ​ ​‍‌‌​ ​ ‌​​‌​‍‌‌​ ​‍‌​‌‍​‍‌‌​ ​‍‌​‌‍‌‍​ ‌‍ ‌‌ ​ ​‍ ‍‌‍​ ‌‍‌‌‌ ​‍‌ ‌‍‌‍‌‌‌ ​‍‌‍​‌​‍ ‍‌ ​ ‌‍‌‌​‍‌‍‌‍‍‌‌‍‌​​ ‌​ ‌‍​ ‌​​ ‌‌​ ‌‌​ ​ ​ ​‍​ ‍​​ ‍‌​‍ ‌​ ​‌​ ​​‌‍​‍​ ​ ​‍ ‌​ ‌​​ ​​‌‍​‌​ ​‌​‍ ‌​ ‍​‌‍​‌​ ‍‌​ ‌‍​‍ ‌‌‍​ ‌‍‌‍​ ‌‌‌‍​ ​ ‌​​ ‌​‌‍‌‌‌‍​‍​ ​ ‌‍‌‍​ ​​​ ‌‌​‍‌‍‌ ‌​‌ ‍‌‌ ​​‌‍‌‌​ ‌‌ ​​‌‍​‌‌‍‌ ‌‍‌‌​‍‌‍‌ ​​‌‍​‌‌ ‌​‌‍‍​​ ‌‌‍​‍‌‍ ​‌‍ ‌‍​ ‌‍‍ ‌ ​ ​‍‌‌​ ‌‌‌​​‍‌‌ ‌‍‍ ‌‍‌‌‌ ‍‌​‍‌‌​ ​ ‌​‌​​‍‌‌​ ​ ‌​‌​​‍‌‌​ ​‍​ ​‍​ ‌‌​ ‍‌​ ‌ ​ ‌‌​ ​​‌‍‌​​ ‌ ​ ‌‌​‍ ‌‌‍​ ​ ​‍​ ​‌‌‍​‍​‍ ‌​ ‌​‌‍‌‌​ ‍‌​ ‍‌​‍ ‌​ ‍‌​ ‍‌​ ‍‌​ ​ ​‍ ‌​ ‍‌​ ​‌‌‍​‌​ ​​‌‍​ ‌‍‌​​ ‌ ​ ‍​​ ‌‌‌‍‌‍‌‍​ ‌‍‌​​‍‌‌​ ​‍​ ​‍​‍‌‌​ ‌‌‌​‌​​‍ ‍‌‍​ ‌‍ ‌‍ ​‌ ‌‌‌‍ ‌‌‍ ‍‌ ​ ​‍‌‌​ ‌‌‌​​‍‌‌ ‌‍‍ ‌‍‌‌‌ ‍‌​‍‌‌​ ​ ‌​‌​​‍‌‌​ ​ ‌​‌​​‍‌‌​ ​‍​ ​‍​ ​ ‌‍‌​​ ​‍‌‍‌‍‌‍​ ​ ​‌​ ​ ​ ​‍‌‍​ ‌‍​‍‌‍​‍​ ‌ ​‍‌‌​ ​‍​ ​‍​‍‌‌​ ‌‌‌​‌​​‍ ‍‌‍‍‌‌ ‌​‌‍‌‌‌‍ ‌‌ ​ ​‍‌‌​ ‌‌‌​​‍​ ‌‌​‍‌‌​ ‌‌‌​‌​​‍‌‍‌ ‌ ‌‍ ‌ ​‍‌‍‍ ‌ ​ ‌ ​​‌‍​‌‌‍​ ‌‍‌‌​ ‌‌ ​​‌ ​‍‌‍ ‌‍‌​‌ ‌‌‌‍​ ‌ ‌​‌‍‍‌‌‍ ‌‍ ‍​‍‌‍‌ ​​‌‍‌‌‌ ​‍‌ ​ ‌ ​​‌‍‌‌‌‍​ ‌ ‌​‌‍‍‌‌ ‌‍‌‍‌‌​ ‌‌ ​​‌ ‌‌‌‍​‍‌‍ ​‌‍‍‌‌ ​ ‌‍‍​‌‍‌‌‌‍‌​​‍​‍‌ ‌
3 msk fänkålsfrön ​​​​‌ ‍ ​‍​‍‌‍ ‌ ​‍‌‍‍‌‌‍‌ ‌‍‍‌‌‍ ‍​‍​‍​ ‍‍​‍​‍‌ ​ ‌‍​‌‌‍ ‍‌‍‍‌‌ ‌​‌ ‍‌​‍ ‍‌‍‍‌‌‍ ​‍​‍​‍ ​​‍​‍‌‍‍​‌ ​‍‌‍‌‌‌‍‌‍​‍​‍​ ‍‍​‍​‍‌‍‍​‌ ‌​‌ ‌​‌ ​​‌ ​ ​ ‍‍​‍ ​‍ ‌‍​ ‌‍ ‌‌ ​ ​‍ ‍‌‍​ ‌‍‌‌‌ ​‍‌ ‌‍‌‍‌‌‌ ​‍‌‍​‌​‍ ‍‌ ​ ‌‍‌‌​‍ ‌ ​​‌ ​‍‌‍ ‌‍‌​‌ ‌‌‌‍​ ‌ ‌​‌‍‍‌‌‍ ‌‍ ‍​‍ ‌‍‍‌‌‍ ‍‌ ‌​‌‍‌‌‌‍ ‍‌ ‌​​‍ ‌‍‌‌‌‍‌​‌‍‍‌‌ ‌​​‍ ‌‍ ‌‌‍ ‌‍‌​‌‍‌‌​ ‌‌ ​​‌ ​‍‌‍‌‌‌ ​ ‌‍‌‌‌‍ ‍‌ ‌​‌‍​‌‌ ‌​‌‍‍‌‌‍ ‌‍ ‍​ ‍ ‌‍‍‌‌‍‌​​ ‌​ ‌‍​ ‌​​ ‌‌​ ‌‌​ ​ ​ ​‍​ ‍​​ ‍‌​‍ ‌​ ​‌​ ​​‌‍​‍​ ​ ​‍ ‌​ ‌​​ ​​‌‍​‌​ ​‌​‍ ‌​ ‍​‌‍​‌​ ‍‌​ ‌‍​‍ ‌‌‍​ ‌‍‌‍​ ‌‌‌‍​ ​ ‌​​ ‌​‌‍‌‌‌‍​‍​ ​ ‌‍‌‍​ ​​​ ‌‌​ ‍ ‌ ‌​‌ ‍‌‌ ​​‌‍‌‌​ ‌‌ ​​‌‍​‌‌‍‌ ‌‍‌‌​ ‍ ‌ ​​‌‍​‌‌ ‌​‌‍‍​​ ‌‌‍​‍‌‍ ​‌‍ ‌‍​ ‌‍‍ ‌ ​ ​‍‌‌​ ‌‌‌​​‍‌‌ ‌‍‍ ‌‍‌‌‌ ‍‌​‍‌‌​ ​ ‌​‌​​‍‌‌​ ​ ‌​‌​​‍‌‌​ ​‍​ ​‍​ ‌‌​ ‍‌​ ‌ ​ ‌‌​ ​​‌‍‌​​ ‌ ​ ‌‌​‍ ‌‌‍​ ​ ​‍​ ​‌‌‍​‍​‍ ‌​ ‌​‌‍‌‌​ ‍‌​ ‍‌​‍ ‌​ ‍‌​ ‍‌​ ‍‌​ ​ ​‍ ‌​ ‍‌​ ​‌‌‍​‌​ ​​‌‍​ ‌‍‌​​ ‌ ​ ‍​​ ‌‌‌‍‌‍‌‍​ ‌‍‌​​‍‌‌​ ​‍​ ​‍​‍‌‌​ ‌‌‌​‌​​‍ ‍‌‍​ ‌‍ ‌‍ ​‌ ‌‌‌‍ ‌‌‍ ‍‌ ​ ​‍‌‌​ ‌‌‌​​‍‌‌ ‌‍‍ ‌‍‌‌‌ ‍‌​‍‌‌​ ​ ‌​‌​​‍‌‌​ ​ ‌​‌​​‍‌‌​ ​‍​ ​‍​ ​ ‌‍‌​​ ​‍‌‍‌‍‌‍​ ​ ​‌​ ​ ​ ​‍‌‍​ ‌‍​‍‌‍​‍​ ‌ ​‍‌‌​ ​‍​ ​‍​‍‌‌​ ‌‌‌​‌​​‍ ‍‌‍‍‌‌ ‌​‌‍‌‌‌‍ ‌‌ ​ ​‍‌‌​ ‌‌‌​​‍​ ‌‍​‍‌‌​ ‌‌‌​‌​​ ‌‍​‍‌‍​‌‌ ​ ‌‍‌‌‌‌‌‌‌ ​‍‌‍ ​​ ‌‌‍‍​‌ ‌​‌ ‌​‌ ​​‌ ​ ​‍‌‌​ ​ ‌​​‌​‍‌‌​ ​‍‌​‌‍​‍‌‌​ ​‍‌​‌‍‌‍​ ‌‍ ‌‌ ​ ​‍ ‍‌‍​ ‌‍‌‌‌ ​‍‌ ‌‍‌‍‌‌‌ ​‍‌‍​‌​‍ ‍‌ ​ ‌‍‌‌​‍‌‍‌‍‍‌‌‍‌​​ ‌​ ‌‍​ ‌​​ ‌‌​ ‌‌​ ​ ​ ​‍​ ‍​​ ‍‌​‍ ‌​ ​‌​ ​​‌‍​‍​ ​ ​‍ ‌​ ‌​​ ​​‌‍​‌​ ​‌​‍ ‌​ ‍​‌‍​‌​ ‍‌​ ‌‍​‍ ‌‌‍​ ‌‍‌‍​ ‌‌‌‍​ ​ ‌​​ ‌​‌‍‌‌‌‍​‍​ ​ ‌‍‌‍​ ​​​ ‌‌​‍‌‍‌ ‌​‌ ‍‌‌ ​​‌‍‌‌​ ‌‌ ​​‌‍​‌‌‍‌ ‌‍‌‌​‍‌‍‌ ​​‌‍​‌‌ ‌​‌‍‍​​ ‌‌‍​‍‌‍ ​‌‍ ‌‍​ ‌‍‍ ‌ ​ ​‍‌‌​ ‌‌‌​​‍‌‌ ‌‍‍ ‌‍‌‌‌ ‍‌​‍‌‌​ ​ ‌​‌​​‍‌‌​ ​ ‌​‌​​‍‌‌​ ​‍​ ​‍​ ‌‌​ ‍‌​ ‌ ​ ‌‌​ ​​‌‍‌​​ ‌ ​ ‌‌​‍ ‌‌‍​ ​ ​‍​ ​‌‌‍​‍​‍ ‌​ ‌​‌‍‌‌​ ‍‌​ ‍‌​‍ ‌​ ‍‌​ ‍‌​ ‍‌​ ​ ​‍ ‌​ ‍‌​ ​‌‌‍​‌​ ​​‌‍​ ‌‍‌​​ ‌ ​ ‍​​ ‌‌‌‍‌‍‌‍​ ‌‍‌​​‍‌‌​ ​‍​ ​‍​‍‌‌​ ‌‌‌​‌​​‍ ‍‌‍​ ‌‍ ‌‍ ​‌ ‌‌‌‍ ‌‌‍ ‍‌ ​ ​‍‌‌​ ‌‌‌​​‍‌‌ ‌‍‍ ‌‍‌‌‌ ‍‌​‍‌‌​ ​ ‌​‌​​‍‌‌​ ​ ‌​‌​​‍‌‌​ ​‍​ ​‍​ ​ ‌‍‌​​ ​‍‌‍‌‍‌‍​ ​ ​‌​ ​ ​ ​‍‌‍​ ‌‍​‍‌‍​‍​ ‌ ​‍‌‌​ ​‍​ ​‍​‍‌‌​ ‌‌‌​‌​​‍ ‍‌‍‍‌‌ ‌​‌‍‌‌‌‍ ‌‌ ​ ​‍‌‌​ ‌‌‌​​‍​ ‌‍​‍‌‌​ ‌‌‌​‌​​‍‌‍‌ ‌ ‌‍ ‌ ​‍‌‍‍ ‌ ​ ‌ ​​‌‍​‌‌‍​ ‌‍‌‌​ ‌‌ ​​‌ ​‍‌‍ ‌‍‌​‌ ‌‌‌‍​ ‌ ‌​‌‍‍‌‌‍ ‌‍ ‍​‍‌‍‌ ​​‌‍‌‌‌ ​‍‌ ​ ‌ ​​‌‍‌‌‌‍​ ‌ ‌​‌‍‍‌‌ ‌‍‌‍‌‌​ ‌‌ ​​‌ ‌‌‌‍​‍‌‍ ​‌‍‍‌‌ ​ ‌‍‍​‌‍‌‌‌‍‌​​‍​‍‌ ‌
1 dl grovt havssalt​​​​‌ ‍ ​‍​‍‌‍ ‌ ​‍‌‍‍‌‌‍‌ ‌‍‍‌‌‍ ‍​‍​‍​ ‍‍​‍​‍‌ ​ ‌‍​‌‌‍ ‍‌‍‍‌‌ ‌​‌ ‍‌​‍ ‍‌‍‍‌‌‍ ​‍​‍​‍ ​​‍​‍‌‍‍​‌ ​‍‌‍‌‌‌‍‌‍​‍​‍​ ‍‍​‍​‍‌‍‍​‌ ‌​‌ ‌​‌ ​​‌ ​ ​ ‍‍​‍ ​‍ ‌‍​ ‌‍ ‌‌ ​ ​‍ ‍‌‍​ ‌‍‌‌‌ ​‍‌ ‌‍‌‍‌‌‌ ​‍‌‍​‌​‍ ‍‌ ​ ‌‍‌‌​‍ ‌ ​​‌ ​‍‌‍ ‌‍‌​‌ ‌‌‌‍​ ‌ ‌​‌‍‍‌‌‍ ‌‍ ‍​‍ ‌‍‍‌‌‍ ‍‌ ‌​‌‍‌‌‌‍ ‍‌ ‌​​‍ ‌‍‌‌‌‍‌​‌‍‍‌‌ ‌​​‍ ‌‍ ‌‌‍ ‌‍‌​‌‍‌‌​ ‌‌ ​​‌ ​‍‌‍‌‌‌ ​ ‌‍‌‌‌‍ ‍‌ ‌​‌‍​‌‌ ‌​‌‍‍‌‌‍ ‌‍ ‍​ ‍ ‌‍‍‌‌‍‌​​ ‌​ ‌‍​ ‌​​ ‌‌​ ‌‌​ ​ ​ ​‍​ ‍​​ ‍‌​‍ ‌​ ​‌​ ​​‌‍​‍​ ​ ​‍ ‌​ ‌​​ ​​‌‍​‌​ ​‌​‍ ‌​ ‍​‌‍​‌​ ‍‌​ ‌‍​‍ ‌‌‍​ ‌‍‌‍​ ‌‌‌‍​ ​ ‌​​ ‌​‌‍‌‌‌‍​‍​ ​ ‌‍‌‍​ ​​​ ‌‌​ ‍ ‌ ‌​‌ ‍‌‌ ​​‌‍‌‌​ ‌‌ ​​‌‍​‌‌‍‌ ‌‍‌‌​ ‍ ‌ ​​‌‍​‌‌ ‌​‌‍‍​​ ‌‌‍​‍‌‍ ​‌‍ ‌‍​ ‌‍‍ ‌ ​ ​‍‌‌​ ‌‌‌​​‍‌‌ ‌‍‍ ‌‍‌‌‌ ‍‌​‍‌‌​ ​ ‌​‌​​‍‌‌​ ​ ‌​‌​​‍‌‌​ ​‍​ ​‍​ ‌‌​ ‍‌​ ‌ ​ ‌‌​ ​​‌‍‌​​ ‌ ​ ‌‌​‍ ‌‌‍​ ​ ​‍​ ​‌‌‍​‍​‍ ‌​ ‌​‌‍‌‌​ ‍‌​ ‍‌​‍ ‌​ ‍‌​ ‍‌​ ‍‌​ ​ ​‍ ‌​ ‍‌​ ​‌‌‍​‌​ ​​‌‍​ ‌‍‌​​ ‌ ​ ‍​​ ‌‌‌‍‌‍‌‍​ ‌‍‌​​‍‌‌​ ​‍​ ​‍​‍‌‌​ ‌‌‌​‌​​‍ ‍‌‍​ ‌‍ ‌‍ ​‌ ‌‌‌‍ ‌‌‍ ‍‌ ​ ​‍‌‌​ ‌‌‌​​‍‌‌ ‌‍‍ ‌‍‌‌‌ ‍‌​‍‌‌​ ​ ‌​‌​​‍‌‌​ ​ ‌​‌​​‍‌‌​ ​‍​ ​‍​ ​ ‌‍‌​​ ​‍‌‍‌‍‌‍​ ​ ​‌​ ​ ​ ​‍‌‍​ ‌‍​‍‌‍​‍​ ‌ ​‍‌‌​ ​‍​ ​‍​‍‌‌​ ‌‌‌​‌​​‍ ‍‌‍‍‌‌ ‌​‌‍‌‌‌‍ ‌‌ ​ ​‍‌‌​ ‌‌‌​​‍​ ‌ ​‍‌‌​ ‌‌‌​‌​​ ‌‍​‍‌‍​‌‌ ​ ‌‍‌‌‌‌‌‌‌ ​‍‌‍ ​​ ‌‌‍‍​‌ ‌​‌ ‌​‌ ​​‌ ​ ​‍‌‌​ ​ ‌​​‌​‍‌‌​ ​‍‌​‌‍​‍‌‌​ ​‍‌​‌‍‌‍​ ‌‍ ‌‌ ​ ​‍ ‍‌‍​ ‌‍‌‌‌ ​‍‌ ‌‍‌‍‌‌‌ ​‍‌‍​‌​‍ ‍‌ ​ ‌‍‌‌​‍‌‍‌‍‍‌‌‍‌​​ ‌​ ‌‍​ ‌​​ ‌‌​ ‌‌​ ​ ​ ​‍​ ‍​​ ‍‌​‍ ‌​ ​‌​ ​​‌‍​‍​ ​ ​‍ ‌​ ‌​​ ​​‌‍​‌​ ​‌​‍ ‌​ ‍​‌‍​‌​ ‍‌​ ‌‍​‍ ‌‌‍​ ‌‍‌‍​ ‌‌‌‍​ ​ ‌​​ ‌​‌‍‌‌‌‍​‍​ ​ ‌‍‌‍​ ​​​ ‌‌​‍‌‍‌ ‌​‌ ‍‌‌ ​​‌‍‌‌​ ‌‌ ​​‌‍​‌‌‍‌ ‌‍‌‌​‍‌‍‌ ​​‌‍​‌‌ ‌​‌‍‍​​ ‌‌‍​‍‌‍ ​‌‍ ‌‍​ ‌‍‍ ‌ ​ ​‍‌‌​ ‌‌‌​​‍‌‌ ‌‍‍ ‌‍‌‌‌ ‍‌​‍‌‌​ ​ ‌​‌​​‍‌‌​ ​ ‌​‌​​‍‌‌​ ​‍​ ​‍​ ‌‌​ ‍‌​ ‌ ​ ‌‌​ ​​‌‍‌​​ ‌ ​ ‌‌​‍ ‌‌‍​ ​ ​‍​ ​‌‌‍​‍​‍ ‌​ ‌​‌‍‌‌​ ‍‌​ ‍‌​‍ ‌​ ‍‌​ ‍‌​ ‍‌​ ​ ​‍ ‌​ ‍‌​ ​‌‌‍​‌​ ​​‌‍​ ‌‍‌​​ ‌ ​ ‍​​ ‌‌‌‍‌‍‌‍​ ‌‍‌​​‍‌‌​ ​‍​ ​‍​‍‌‌​ ‌‌‌​‌​​‍ ‍‌‍​ ‌‍ ‌‍ ​‌ ‌‌‌‍ ‌‌‍ ‍‌ ​ ​‍‌‌​ ‌‌‌​​‍‌‌ ‌‍‍ ‌‍‌‌‌ ‍‌​‍‌‌​ ​ ‌​‌​​‍‌‌​ ​ ‌​‌​​‍‌‌​ ​‍​ ​‍​ ​ ‌‍‌​​ ​‍‌‍‌‍‌‍​ ​ ​‌​ ​ ​ ​‍‌‍​ ‌‍​‍‌‍​‍​ ‌ ​‍‌‌​ ​‍​ ​‍​‍‌‌​ ‌‌‌​‌​​‍ ‍‌‍‍‌‌ ‌​‌‍‌‌‌‍ ‌‌ ​ ​‍‌‌​ ‌‌‌​​‍​ ‌ ​‍‌‌​ ‌‌‌​‌​​‍‌‍‌ ‌ ‌‍ ‌ ​‍‌‍‍ ‌ ​ ‌ ​​‌‍​‌‌‍​ ‌‍‌‌​ ‌‌ ​​‌ ​‍‌‍ ‌‍‌​‌ ‌‌‌‍​ ‌ ‌​‌‍‍‌‌‍ ‌‍ ‍​‍‌‍‌ ​​‌‍‌‌‌ ​‍‌ ​ ‌ ​​‌‍‌‌‌‍​ ‌ ‌​‌‍‍‌‌ ‌‍‌‍‌‌​ ‌‌ ​​‌ ‌‌‌‍​‍‌‍ ​‌‍‍‌‌ ​ ‌‍‍​‌‍‌‌‌‍‌​​‍​‍‌ ‌
TILLBEHÖR​​​​‌ ‍ ​‍​‍‌‍ ‌ ​‍‌‍‍‌‌‍‌ ‌‍‍‌‌‍ ‍​‍​‍​ ‍‍​‍​‍‌ ​ ‌‍​‌‌‍ ‍‌‍‍‌‌ ‌​‌ ‍‌​‍ ‍‌‍‍‌‌‍ ​‍​‍​‍ ​​‍​‍‌‍‍​‌ ​‍‌‍‌‌‌‍‌‍​‍​‍​ ‍‍​‍​‍‌‍‍​‌ ‌​‌ ‌​‌ ​​‌ ​ ​ ‍‍​‍ ​‍ ‌‍​ ‌‍ ‌‌ ​ ​‍ ‍‌‍​ ‌‍‌‌‌ ​‍‌ ‌‍‌‍‌‌‌ ​‍‌‍​‌​‍ ‍‌ ​ ‌‍‌‌​‍ ‌ ​​‌ ​‍‌‍ ‌‍‌​‌ ‌‌‌‍​ ‌ ‌​‌‍‍‌‌‍ ‌‍ ‍​‍ ‌‍‍‌‌‍ ‍‌ ‌​‌‍‌‌‌‍ ‍‌ ‌​​‍ ‌‍‌‌‌‍‌​‌‍‍‌‌ ‌​​‍ ‌‍ ‌‌‍ ‌‍‌​‌‍‌‌​ ‌‌ ​​‌ ​‍‌‍‌‌‌ ​ ‌‍‌‌‌‍ ‍‌ ‌​‌‍​‌‌ ‌​‌‍‍‌‌‍ ‌‍ ‍​ ‍ ‌‍‍‌‌‍‌​​ ‌​ ‌‍​ ‌​​ ‌‌​ ‌‌​ ​ ​ ​‍​ ‍​​ ‍‌​‍ ‌​ ​‌​ ​​‌‍​‍​ ​ ​‍ ‌​ ‌​​ ​​‌‍​‌​ ​‌​‍ ‌​ ‍​‌‍​‌​ ‍‌​ ‌‍​‍ ‌‌‍​ ‌‍‌‍​ ‌‌‌‍​ ​ ‌​​ ‌​‌‍‌‌‌‍​‍​ ​ ‌‍‌‍​ ​​​ ‌‌​ ‍ ‌ ‌​‌ ‍‌‌ ​​‌‍‌‌​ ‌‌ ​​‌‍​‌‌‍‌ ‌‍‌‌​ ‍ ‌ ​​‌‍​‌‌ ‌​‌‍‍​​ ‌‌‍​‍‌‍ ​‌‍ ‌‍​ ‌‍‍ ‌ ​ ​‍‌‌​ ‌‌‌​​‍‌‌ ‌‍‍ ‌‍‌‌‌ ‍‌​‍‌‌​ ​ ‌​‌​​‍‌‌​ ​ ‌​‌​​‍‌‌​ ​‍​ ​‍​ ‌‌​ ‍‌​ ‌ ​ ‌‌​ ​​‌‍‌​​ ‌ ​ ‌‌​‍ ‌‌‍​ ​ ​‍​ ​‌‌‍​‍​‍ ‌​ ‌​‌‍‌‌​ ‍‌​ ‍‌​‍ ‌​ ‍‌​ ‍‌​ ‍‌​ ​ ​‍ ‌​ ‍‌​ ​‌‌‍​‌​ ​​‌‍​ ‌‍‌​​ ‌ ​ ‍​​ ‌‌‌‍‌‍‌‍​ ‌‍‌​​‍‌‌​ ​‍​ ​‍​‍‌‌​ ‌‌‌​‌​​‍ ‍‌‍​ ‌‍ ‌‍ ​‌ ‌‌‌‍ ‌‌‍ ‍‌ ​ ​‍‌‌​ ‌‌‌​​‍‌‌ ‌‍‍ ‌‍‌‌‌ ‍‌​‍‌‌​ ​ ‌​‌​​‍‌‌​ ​ ‌​‌​​‍‌‌​ ​‍​ ​‍​ ​ ‌‍‌​​ ​‍‌‍‌‍‌‍​ ​ ​‌​ ​ ​ ​‍‌‍​ ‌‍​‍‌‍​‍​ ‌ ​‍‌‌​ ​‍​ ​‍​‍‌‌​ ‌‌‌​‌​​‍ ‍‌‍‍‌‌ ‌​‌‍‌‌‌‍ ‌‌ ​ ​‍‌‌​ ‌‌‌​​‍​ ‍‌​‍‌‌​ ‌‌‌​‌​​ ‌‍​‍‌‍​‌‌ ​ ‌‍‌‌‌‌‌‌‌ ​‍‌‍ ​​ ‌‌‍‍​‌ ‌​‌ ‌​‌ ​​‌ ​ ​‍‌‌​ ​ ‌​​‌​‍‌‌​ ​‍‌​‌‍​‍‌‌​ ​‍‌​‌‍‌‍​ ‌‍ ‌‌ ​ ​‍ ‍‌‍​ ‌‍‌‌‌ ​‍‌ ‌‍‌‍‌‌‌ ​‍‌‍​‌​‍ ‍‌ ​ ‌‍‌‌​‍‌‍‌‍‍‌‌‍‌​​ ‌​ ‌‍​ ‌​​ ‌‌​ ‌‌​ ​ ​ ​‍​ ‍​​ ‍‌​‍ ‌​ ​‌​ ​​‌‍​‍​ ​ ​‍ ‌​ ‌​​ ​​‌‍​‌​ ​‌​‍ ‌​ ‍​‌‍​‌​ ‍‌​ ‌‍​‍ ‌‌‍​ ‌‍‌‍​ ‌‌‌‍​ ​ ‌​​ ‌​‌‍‌‌‌‍​‍​ ​ ‌‍‌‍​ ​​​ ‌‌​‍‌‍‌ ‌​‌ ‍‌‌ ​​‌‍‌‌​ ‌‌ ​​‌‍​‌‌‍‌ ‌‍‌‌​‍‌‍‌ ​​‌‍​‌‌ ‌​‌‍‍​​ ‌‌‍​‍‌‍ ​‌‍ ‌‍​ ‌‍‍ ‌ ​ ​‍‌‌​ ‌‌‌​​‍‌‌ ‌‍‍ ‌‍‌‌‌ ‍‌​‍‌‌​ ​ ‌​‌​​‍‌‌​ ​ ‌​‌​​‍‌‌​ ​‍​ ​‍​ ‌‌​ ‍‌​ ‌ ​ ‌‌​ ​​‌‍‌​​ ‌ ​ ‌‌​‍ ‌‌‍​ ​ ​‍​ ​‌‌‍​‍​‍ ‌​ ‌​‌‍‌‌​ ‍‌​ ‍‌​‍ ‌​ ‍‌​ ‍‌​ ‍‌​ ​ ​‍ ‌​ ‍‌​ ​‌‌‍​‌​ ​​‌‍​ ‌‍‌​​ ‌ ​ ‍​​ ‌‌‌‍‌‍‌‍​ ‌‍‌​​‍‌‌​ ​‍​ ​‍​‍‌‌​ ‌‌‌​‌​​‍ ‍‌‍​ ‌‍ ‌‍ ​‌ ‌‌‌‍ ‌‌‍ ‍‌ ​ ​‍‌‌​ ‌‌‌​​‍‌‌ ‌‍‍ ‌‍‌‌‌ ‍‌​‍‌‌​ ​ ‌​‌​​‍‌‌​ ​ ‌​‌​​‍‌‌​ ​‍​ ​‍​ ​ ‌‍‌​​ ​‍‌‍‌‍‌‍​ ​ ​‌​ ​ ​ ​‍‌‍​ ‌‍​‍‌‍​‍​ ‌ ​‍‌‌​ ​‍​ ​‍​‍‌‌​ ‌‌‌​‌​​‍ ‍‌‍‍‌‌ ‌​‌‍‌‌‌‍ ‌‌ ​ ​‍‌‌​ ‌‌‌​​‍​ ‍‌​‍‌‌​ ‌‌‌​‌​​‍‌‍‌ ‌ ‌‍ ‌ ​‍‌‍‍ ‌ ​ ‌ ​​‌‍​‌‌‍​ ‌‍‌‌​ ‌‌ ​​‌ ​‍‌‍ ‌‍‌​‌ ‌‌‌‍​ ‌ ‌​‌‍‍‌‌‍ ‌‍ ‍​‍‌‍‌ ​​‌‍‌‌‌ ​‍‌ ​ ‌ ​​‌‍‌‌‌‍​ ‌ ‌​‌‍‍‌‌ ‌‍‌‍‌‌​ ‌‌ ​​‌ ‌‌‌‍​‍‌‍ ​‌‍‍‌‌ ​ ‌‍‍​‌‍‌‌‌‍‌​​‍​‍‌ ‌
50 g münsterost​​​​‌ ‍ ​‍​‍‌‍ ‌ ​‍‌‍‍‌‌‍‌ ‌‍‍‌‌‍ ‍​‍​‍​ ‍‍​‍​‍‌ ​ ‌‍​‌‌‍ ‍‌‍‍‌‌ ‌​‌ ‍‌​‍ ‍‌‍‍‌‌‍ ​‍​‍​‍ ​​‍​‍‌‍‍​‌ ​‍‌‍‌‌‌‍‌‍​‍​‍​ ‍‍​‍​‍‌‍‍​‌ ‌​‌ ‌​‌ ​​‌ ​ ​ ‍‍​‍ ​‍ ‌‍​ ‌‍ ‌‌ ​ ​‍ ‍‌‍​ ‌‍‌‌‌ ​‍‌ ‌‍‌‍‌‌‌ ​‍‌‍​‌​‍ ‍‌ ​ ‌‍‌‌​‍ ‌ ​​‌ ​‍‌‍ ‌‍‌​‌ ‌‌‌‍​ ‌ ‌​‌‍‍‌‌‍ ‌‍ ‍​‍ ‌‍‍‌‌‍ ‍‌ ‌​‌‍‌‌‌‍ ‍‌ ‌​​‍ ‌‍‌‌‌‍‌​‌‍‍‌‌ ‌​​‍ ‌‍ ‌‌‍ ‌‍‌​‌‍‌‌​ ‌‌ ​​‌ ​‍‌‍‌‌‌ ​ ‌‍‌‌‌‍ ‍‌ ‌​‌‍​‌‌ ‌​‌‍‍‌‌‍ ‌‍ ‍​ ‍ ‌‍‍‌‌‍‌​​ ‌​ ‌‍​ ‌​​ ‌‌​ ‌‌​ ​ ​ ​‍​ ‍​​ ‍‌​‍ ‌​ ​‌​ ​​‌‍​‍​ ​ ​‍ ‌​ ‌​​ ​​‌‍​‌​ ​‌​‍ ‌​ ‍​‌‍​‌​ ‍‌​ ‌‍​‍ ‌‌‍​ ‌‍‌‍​ ‌‌‌‍​ ​ ‌​​ ‌​‌‍‌‌‌‍​‍​ ​ ‌‍‌‍​ ​​​ ‌‌​ ‍ ‌ ‌​‌ ‍‌‌ ​​‌‍‌‌​ ‌‌ ​​‌‍​‌‌‍‌ ‌‍‌‌​ ‍ ‌ ​​‌‍​‌‌ ‌​‌‍‍​​ ‌‌‍​‍‌‍ ​‌‍ ‌‍​ ‌‍‍ ‌ ​ ​‍‌‌​ ‌‌‌​​‍‌‌ ‌‍‍ ‌‍‌‌‌ ‍‌​‍‌‌​ ​ ‌​‌​​‍‌‌​ ​ ‌​‌​​‍‌‌​ ​‍​ ​‍​ ‌‌​ ‍‌​ ‌ ​ ‌‌​ ​​‌‍‌​​ ‌ ​ ‌‌​‍ ‌‌‍​ ​ ​‍​ ​‌‌‍​‍​‍ ‌​ ‌​‌‍‌‌​ ‍‌​ ‍‌​‍ ‌​ ‍‌​ ‍‌​ ‍‌​ ​ ​‍ ‌​ ‍‌​ ​‌‌‍​‌​ ​​‌‍​ ‌‍‌​​ ‌ ​ ‍​​ ‌‌‌‍‌‍‌‍​ ‌‍‌​​‍‌‌​ ​‍​ ​‍​‍‌‌​ ‌‌‌​‌​​‍ ‍‌‍​ ‌‍ ‌‍ ​‌ ‌‌‌‍ ‌‌‍ ‍‌ ​ ​‍‌‌​ ‌‌‌​​‍‌‌ ‌‍‍ ‌‍‌‌‌ ‍‌​‍‌‌​ ​ ‌​‌​​‍‌‌​ ​ ‌​‌​​‍‌‌​ ​‍​ ​‍​ ​ ‌‍‌​​ ​‍‌‍‌‍‌‍​ ​ ​‌​ ​ ​ ​‍‌‍​ ‌‍​‍‌‍​‍​ ‌ ​‍‌‌​ ​‍​ ​‍​‍‌‌​ ‌‌‌​‌​​‍ ‍‌‍‍‌‌ ‌​‌‍‌‌‌‍ ‌‌ ​ ​‍‌‌​ ‌‌‌​​‍​ ​‌​ ​​​‍‌‌​ ‌‌‌​‌​​ ‌‍​‍‌‍​‌‌ ​ ‌‍‌‌‌‌‌‌‌ ​‍‌‍ ​​ ‌‌‍‍​‌ ‌​‌ ‌​‌ ​​‌ ​ ​‍‌‌​ ​ ‌​​‌​‍‌‌​ ​‍‌​‌‍​‍‌‌​ ​‍‌​‌‍‌‍​ ‌‍ ‌‌ ​ ​‍ ‍‌‍​ ‌‍‌‌‌ ​‍‌ ‌‍‌‍‌‌‌ ​‍‌‍​‌​‍ ‍‌ ​ ‌‍‌‌​‍‌‍‌‍‍‌‌‍‌​​ ‌​ ‌‍​ ‌​​ ‌‌​ ‌‌​ ​ ​ ​‍​ ‍​​ ‍‌​‍ ‌​ ​‌​ ​​‌‍​‍​ ​ ​‍ ‌​ ‌​​ ​​‌‍​‌​ ​‌​‍ ‌​ ‍​‌‍​‌​ ‍‌​ ‌‍​‍ ‌‌‍​ ‌‍‌‍​ ‌‌‌‍​ ​ ‌​​ ‌​‌‍‌‌‌‍​‍​ ​ ‌‍‌‍​ ​​​ ‌‌​‍‌‍‌ ‌​‌ ‍‌‌ ​​‌‍‌‌​ ‌‌ ​​‌‍​‌‌‍‌ ‌‍‌‌​‍‌‍‌ ​​‌‍​‌‌ ‌​‌‍‍​​ ‌‌‍​‍‌‍ ​‌‍ ‌‍​ ‌‍‍ ‌ ​ ​‍‌‌​ ‌‌‌​​‍‌‌ ‌‍‍ ‌‍‌‌‌ ‍‌​‍‌‌​ ​ ‌​‌​​‍‌‌​ ​ ‌​‌​​‍‌‌​ ​‍​ ​‍​ ‌‌​ ‍‌​ ‌ ​ ‌‌​ ​​‌‍‌​​ ‌ ​ ‌‌​‍ ‌‌‍​ ​ ​‍​ ​‌‌‍​‍​‍ ‌​ ‌​‌‍‌‌​ ‍‌​ ‍‌​‍ ‌​ ‍‌​ ‍‌​ ‍‌​ ​ ​‍ ‌​ ‍‌​ ​‌‌‍​‌​ ​​‌‍​ ‌‍‌​​ ‌ ​ ‍​​ ‌‌‌‍‌‍‌‍​ ‌‍‌​​‍‌‌​ ​‍​ ​‍​‍‌‌​ ‌‌‌​‌​​‍ ‍‌‍​ ‌‍ ‌‍ ​‌ ‌‌‌‍ ‌‌‍ ‍‌ ​ ​‍‌‌​ ‌‌‌​​‍‌‌ ‌‍‍ ‌‍‌‌‌ ‍‌​‍‌‌​ ​ ‌​‌​​‍‌‌​ ​ ‌​‌​​‍‌‌​ ​‍​ ​‍​ ​ ‌‍‌​​ ​‍‌‍‌‍‌‍​ ​ ​‌​ ​ ​ ​‍‌‍​ ‌‍​‍‌‍​‍​ ‌ ​‍‌‌​ ​‍​ ​‍​‍‌‌​ ‌‌‌​‌​​‍ ‍‌‍‍‌‌ ‌​‌‍‌‌‌‍ ‌‌ ​ ​‍‌‌​ ‌‌‌​​‍​ ​‌​ ​​​‍‌‌​ ‌‌‌​‌​​‍‌‍‌ ‌ ‌‍ ‌ ​‍‌‍‍ ‌ ​ ‌ ​​‌‍​‌‌‍​ ‌‍‌‌​ ‌‌ ​​‌ ​‍‌‍ ‌‍‌​‌ ‌‌‌‍​ ‌ ‌​‌‍‍‌‌‍ ‌‍ ‍​‍‌‍‌ ​​‌‍‌‌‌ ​‍‌ ​ ‌ ​​‌‍‌‌‌‍​ ‌ ‌​‌‍‍‌‌ ‌‍‌‍‌‌​ ‌‌ ​​‌ ‌‌‌‍​‍‌‍ ​‌‍‍‌‌ ​ ‌‍‍​‌‍‌‌‌‍‌​​‍​‍‌ ‌
1/2 gurka​​​​‌ ‍ ​‍​‍‌‍ ‌ ​‍‌‍‍‌‌‍‌ ‌‍‍‌‌‍ ‍​‍​‍​ ‍‍​‍​‍‌ ​ ‌‍​‌‌‍ ‍‌‍‍‌‌ ‌​‌ ‍‌​‍ ‍‌‍‍‌‌‍ ​‍​‍​‍ ​​‍​‍‌‍‍​‌ ​‍‌‍‌‌‌‍‌‍​‍​‍​ ‍‍​‍​‍‌‍‍​‌ ‌​‌ ‌​‌ ​​‌ ​ ​ ‍‍​‍ ​‍ ‌‍​ ‌‍ ‌‌ ​ ​‍ ‍‌‍​ ‌‍‌‌‌ ​‍‌ ‌‍‌‍‌‌‌ ​‍‌‍​‌​‍ ‍‌ ​ ‌‍‌‌​‍ ‌ ​​‌ ​‍‌‍ ‌‍‌​‌ ‌‌‌‍​ ‌ ‌​‌‍‍‌‌‍ ‌‍ ‍​‍ ‌‍‍‌‌‍ ‍‌ ‌​‌‍‌‌‌‍ ‍‌ ‌​​‍ ‌‍‌‌‌‍‌​‌‍‍‌‌ ‌​​‍ ‌‍ ‌‌‍ ‌‍‌​‌‍‌‌​ ‌‌ ​​‌ ​‍‌‍‌‌‌ ​ ‌‍‌‌‌‍ ‍‌ ‌​‌‍​‌‌ ‌​‌‍‍‌‌‍ ‌‍ ‍​ ‍ ‌‍‍‌‌‍‌​​ ‌​ ‌‍​ ‌​​ ‌‌​ ‌‌​ ​ ​ ​‍​ ‍​​ ‍‌​‍ ‌​ ​‌​ ​​‌‍​‍​ ​ ​‍ ‌​ ‌​​ ​​‌‍​‌​ ​‌​‍ ‌​ ‍​‌‍​‌​ ‍‌​ ‌‍​‍ ‌‌‍​ ‌‍‌‍​ ‌‌‌‍​ ​ ‌​​ ‌​‌‍‌‌‌‍​‍​ ​ ‌‍‌‍​ ​​​ ‌‌​ ‍ ‌ ‌​‌ ‍‌‌ ​​‌‍‌‌​ ‌‌ ​​‌‍​‌‌‍‌ ‌‍‌‌​ ‍ ‌ ​​‌‍​‌‌ ‌​‌‍‍​​ ‌‌‍​‍‌‍ ​‌‍ ‌‍​ ‌‍‍ ‌ ​ ​‍‌‌​ ‌‌‌​​‍‌‌ ‌‍‍ ‌‍‌‌‌ ‍‌​‍‌‌​ ​ ‌​‌​​‍‌‌​ ​ ‌​‌​​‍‌‌​ ​‍​ ​‍​ ‌‌​ ‍‌​ ‌ ​ ‌‌​ ​​‌‍‌​​ ‌ ​ ‌‌​‍ ‌‌‍​ ​ ​‍​ ​‌‌‍​‍​‍ ‌​ ‌​‌‍‌‌​ ‍‌​ ‍‌​‍ ‌​ ‍‌​ ‍‌​ ‍‌​ ​ ​‍ ‌​ ‍‌​ ​‌‌‍​‌​ ​​‌‍​ ‌‍‌​​ ‌ ​ ‍​​ ‌‌‌‍‌‍‌‍​ ‌‍‌​​‍‌‌​ ​‍​ ​‍​‍‌‌​ ‌‌‌​‌​​‍ ‍‌‍​ ‌‍ ‌‍ ​‌ ‌‌‌‍ ‌‌‍ ‍‌ ​ ​‍‌‌​ ‌‌‌​​‍‌‌ ‌‍‍ ‌‍‌‌‌ ‍‌​‍‌‌​ ​ ‌​‌​​‍‌‌​ ​ ‌​‌​​‍‌‌​ ​‍​ ​‍​ ​ ‌‍‌​​ ​‍‌‍‌‍‌‍​ ​ ​‌​ ​ ​ ​‍‌‍​ ‌‍​‍‌‍​‍​ ‌ ​‍‌‌​ ​‍​ ​‍​‍‌‌​ ‌‌‌​‌​​‍ ‍‌‍‍‌‌ ‌​‌‍‌‌‌‍ ‌‌ ​ ​‍‌‌​ ‌‌‌​​‍​ ​‌​ ​‌​‍‌‌​ ‌‌‌​‌​​ ‌‍​‍‌‍​‌‌ ​ ‌‍‌‌‌‌‌‌‌ ​‍‌‍ ​​ ‌‌‍‍​‌ ‌​‌ ‌​‌ ​​‌ ​ ​‍‌‌​ ​ ‌​​‌​‍‌‌​ ​‍‌​‌‍​‍‌‌​ ​‍‌​‌‍‌‍​ ‌‍ ‌‌ ​ ​‍ ‍‌‍​ ‌‍‌‌‌ ​‍‌ ‌‍‌‍‌‌‌ ​‍‌‍​‌​‍ ‍‌ ​ ‌‍‌‌​‍‌‍‌‍‍‌‌‍‌​​ ‌​ ‌‍​ ‌​​ ‌‌​ ‌‌​ ​ ​ ​‍​ ‍​​ ‍‌​‍ ‌​ ​‌​ ​​‌‍​‍​ ​ ​‍ ‌​ ‌​​ ​​‌‍​‌​ ​‌​‍ ‌​ ‍​‌‍​‌​ ‍‌​ ‌‍​‍ ‌‌‍​ ‌‍‌‍​ ‌‌‌‍​ ​ ‌​​ ‌​‌‍‌‌‌‍​‍​ ​ ‌‍‌‍​ ​​​ ‌‌​‍‌‍‌ ‌​‌ ‍‌‌ ​​‌‍‌‌​ ‌‌ ​​‌‍​‌‌‍‌ ‌‍‌‌​‍‌‍‌ ​​‌‍​‌‌ ‌​‌‍‍​​ ‌‌‍​‍‌‍ ​‌‍ ‌‍​ ‌‍‍ ‌ ​ ​‍‌‌​ ‌‌‌​​‍‌‌ ‌‍‍ ‌‍‌‌‌ ‍‌​‍‌‌​ ​ ‌​‌​​‍‌‌​ ​ ‌​‌​​‍‌‌​ ​‍​ ​‍​ ‌‌​ ‍‌​ ‌ ​ ‌‌​ ​​‌‍‌​​ ‌ ​ ‌‌​‍ ‌‌‍​ ​ ​‍​ ​‌‌‍​‍​‍ ‌​ ‌​‌‍‌‌​ ‍‌​ ‍‌​‍ ‌​ ‍‌​ ‍‌​ ‍‌​ ​ ​‍ ‌​ ‍‌​ ​‌‌‍​‌​ ​​‌‍​ ‌‍‌​​ ‌ ​ ‍​​ ‌‌‌‍‌‍‌‍​ ‌‍‌​​‍‌‌​ ​‍​ ​‍​‍‌‌​ ‌‌‌​‌​​‍ ‍‌‍​ ‌‍ ‌‍ ​‌ ‌‌‌‍ ‌‌‍ ‍‌ ​ ​‍‌‌​ ‌‌‌​​‍‌‌ ‌‍‍ ‌‍‌‌‌ ‍‌​‍‌‌​ ​ ‌​‌​​‍‌‌​ ​ ‌​‌​​‍‌‌​ ​‍​ ​‍​ ​ ‌‍‌​​ ​‍‌‍‌‍‌‍​ ​ ​‌​ ​ ​ ​‍‌‍​ ‌‍​‍‌‍​‍​ ‌ ​‍‌‌​ ​‍​ ​‍​‍‌‌​ ‌‌‌​‌​​‍ ‍‌‍‍‌‌ ‌​‌‍‌‌‌‍ ‌‌ ​ ​‍‌‌​ ‌‌‌​​‍​ ​‌​ ​‌​‍‌‌​ ‌‌‌​‌​​‍‌‍‌ ‌ ‌‍ ‌ ​‍‌‍‍ ‌ ​ ‌ ​​‌‍​‌‌‍​ ‌‍‌‌​ ‌‌ ​​‌ ​‍‌‍ ‌‍‌​‌ ‌‌‌‍​ ‌ ‌​‌‍‍‌‌‍ ‌‍ ‍​‍‌‍‌ ​​‌‍‌‌‌ ​‍‌ ​ ‌ ​​‌‍‌‌‌‍​ ‌ ‌​‌‍‍‌‌ ‌‍‌‍‌‌​ ‌‌ ​​‌ ‌‌‌‍​‍‌‍ ​‌‍‍‌‌ ​ ‌‍‍​‌‍‌‌‌‍‌​​‍​‍‌ ‌
50 g svarta vinbär​​​​‌ ‍ ​‍​‍‌‍ ‌ ​‍‌‍‍‌‌‍‌ ‌‍‍‌‌‍ ‍​‍​‍​ ‍‍​‍​‍‌ ​ ‌‍​‌‌‍ ‍‌‍‍‌‌ ‌​‌ ‍‌​‍ ‍‌‍‍‌‌‍ ​‍​‍​‍ ​​‍​‍‌‍‍​‌ ​‍‌‍‌‌‌‍‌‍​‍​‍​ ‍‍​‍​‍‌‍‍​‌ ‌​‌ ‌​‌ ​​‌ ​ ​ ‍‍​‍ ​‍ ‌‍​ ‌‍ ‌‌ ​ ​‍ ‍‌‍​ ‌‍‌‌‌ ​‍‌ ‌‍‌‍‌‌‌ ​‍‌‍​‌​‍ ‍‌ ​ ‌‍‌‌​‍ ‌ ​​‌ ​‍‌‍ ‌‍‌​‌ ‌‌‌‍​ ‌ ‌​‌‍‍‌‌‍ ‌‍ ‍​‍ ‌‍‍‌‌‍ ‍‌ ‌​‌‍‌‌‌‍ ‍‌ ‌​​‍ ‌‍‌‌‌‍‌​‌‍‍‌‌ ‌​​‍ ‌‍ ‌‌‍ ‌‍‌​‌‍‌‌​ ‌‌ ​​‌ ​‍‌‍‌‌‌ ​ ‌‍‌‌‌‍ ‍‌ ‌​‌‍​‌‌ ‌​‌‍‍‌‌‍ ‌‍ ‍​ ‍ ‌‍‍‌‌‍‌​​ ‌​ ‌‍​ ‌​​ ‌‌​ ‌‌​ ​ ​ ​‍​ ‍​​ ‍‌​‍ ‌​ ​‌​ ​​‌‍​‍​ ​ ​‍ ‌​ ‌​​ ​​‌‍​‌​ ​‌​‍ ‌​ ‍​‌‍​‌​ ‍‌​ ‌‍​‍ ‌‌‍​ ‌‍‌‍​ ‌‌‌‍​ ​ ‌​​ ‌​‌‍‌‌‌‍​‍​ ​ ‌‍‌‍​ ​​​ ‌‌​ ‍ ‌ ‌​‌ ‍‌‌ ​​‌‍‌‌​ ‌‌ ​​‌‍​‌‌‍‌ ‌‍‌‌​ ‍ ‌ ​​‌‍​‌‌ ‌​‌‍‍​​ ‌‌‍​‍‌‍ ​‌‍ ‌‍​ ‌‍‍ ‌ ​ ​‍‌‌​ ‌‌‌​​‍‌‌ ‌‍‍ ‌‍‌‌‌ ‍‌​‍‌‌​ ​ ‌​‌​​‍‌‌​ ​ ‌​‌​​‍‌‌​ ​‍​ ​‍​ ‌‌​ ‍‌​ ‌ ​ ‌‌​ ​​‌‍‌​​ ‌ ​ ‌‌​‍ ‌‌‍​ ​ ​‍​ ​‌‌‍​‍​‍ ‌​ ‌​‌‍‌‌​ ‍‌​ ‍‌​‍ ‌​ ‍‌​ ‍‌​ ‍‌​ ​ ​‍ ‌​ ‍‌​ ​‌‌‍​‌​ ​​‌‍​ ‌‍‌​​ ‌ ​ ‍​​ ‌‌‌‍‌‍‌‍​ ‌‍‌​​‍‌‌​ ​‍​ ​‍​‍‌‌​ ‌‌‌​‌​​‍ ‍‌‍​ ‌‍ ‌‍ ​‌ ‌‌‌‍ ‌‌‍ ‍‌ ​ ​‍‌‌​ ‌‌‌​​‍‌‌ ‌‍‍ ‌‍‌‌‌ ‍‌​‍‌‌​ ​ ‌​‌​​‍‌‌​ ​ ‌​‌​​‍‌‌​ ​‍​ ​‍​ ​ ‌‍‌​​ ​‍‌‍‌‍‌‍​ ​ ​‌​ ​ ​ ​‍‌‍​ ‌‍​‍‌‍​‍​ ‌ ​‍‌‌​ ​‍​ ​‍​‍‌‌​ ‌‌‌​‌​​‍ ‍‌‍‍‌‌ ‌​‌‍‌‌‌‍ ‌‌ ​ ​‍‌‌​ ‌‌‌​​‍​ ​‌​ ​‍​‍‌‌​ ‌‌‌​‌​​ ‌‍​‍‌‍​‌‌ ​ ‌‍‌‌‌‌‌‌‌ ​‍‌‍ ​​ ‌‌‍‍​‌ ‌​‌ ‌​‌ ​​‌ ​ ​‍‌‌​ ​ ‌​​‌​‍‌‌​ ​‍‌​‌‍​‍‌‌​ ​‍‌​‌‍‌‍​ ‌‍ ‌‌ ​ ​‍ ‍‌‍​ ‌‍‌‌‌ ​‍‌ ‌‍‌‍‌‌‌ ​‍‌‍​‌​‍ ‍‌ ​ ‌‍‌‌​‍‌‍‌‍‍‌‌‍‌​​ ‌​ ‌‍​ ‌​​ ‌‌​ ‌‌​ ​ ​ ​‍​ ‍​​ ‍‌​‍ ‌​ ​‌​ ​​‌‍​‍​ ​ ​‍ ‌​ ‌​​ ​​‌‍​‌​ ​‌​‍ ‌​ ‍​‌‍​‌​ ‍‌​ ‌‍​‍ ‌‌‍​ ‌‍‌‍​ ‌‌‌‍​ ​ ‌​​ ‌​‌‍‌‌‌‍​‍​ ​ ‌‍‌‍​ ​​​ ‌‌​‍‌‍‌ ‌​‌ ‍‌‌ ​​‌‍‌‌​ ‌‌ ​​‌‍​‌‌‍‌ ‌‍‌‌​‍‌‍‌ ​​‌‍​‌‌ ‌​‌‍‍​​ ‌‌‍​‍‌‍ ​‌‍ ‌‍​ ‌‍‍ ‌ ​ ​‍‌‌​ ‌‌‌​​‍‌‌ ‌‍‍ ‌‍‌‌‌ ‍‌​‍‌‌​ ​ ‌​‌​​‍‌‌​ ​ ‌​‌​​‍‌‌​ ​‍​ ​‍​ ‌‌​ ‍‌​ ‌ ​ ‌‌​ ​​‌‍‌​​ ‌ ​ ‌‌​‍ ‌‌‍​ ​ ​‍​ ​‌‌‍​‍​‍ ‌​ ‌​‌‍‌‌​ ‍‌​ ‍‌​‍ ‌​ ‍‌​ ‍‌​ ‍‌​ ​ ​‍ ‌​ ‍‌​ ​‌‌‍​‌​ ​​‌‍​ ‌‍‌​​ ‌ ​ ‍​​ ‌‌‌‍‌‍‌‍​ ‌‍‌​​‍‌‌​ ​‍​ ​‍​‍‌‌​ ‌‌‌​‌​​‍ ‍‌‍​ ‌‍ ‌‍ ​‌ ‌‌‌‍ ‌‌‍ ‍‌ ​ ​‍‌‌​ ‌‌‌​​‍‌‌ ‌‍‍ ‌‍‌‌‌ ‍‌​‍‌‌​ ​ ‌​‌​​‍‌‌​ ​ ‌​‌​​‍‌‌​ ​‍​ ​‍​ ​ ‌‍‌​​ ​‍‌‍‌‍‌‍​ ​ ​‌​ ​ ​ ​‍‌‍​ ‌‍​‍‌‍​‍​ ‌ ​‍‌‌​ ​‍​ ​‍​‍‌‌​ ‌‌‌​‌​​‍ ‍‌‍‍‌‌ ‌​‌‍‌‌‌‍ ‌‌ ​ ​‍‌‌​ ‌‌‌​​‍​ ​‌​ ​‍​‍‌‌​ ‌‌‌​‌​​‍‌‍‌ ‌ ‌‍ ‌ ​‍‌‍‍ ‌ ​ ‌ ​​‌‍​‌‌‍​ ‌‍‌‌​ ‌‌ ​​‌ ​‍‌‍ ‌‍‌​‌ ‌‌‌‍​ ‌ ‌​‌‍‍‌‌‍ ‌‍ ‍​‍‌‍‌ ​​‌‍‌‌‌ ​‍‌ ​ ‌ ​​‌‍‌‌‌‍​ ‌ ‌​‌‍‍‌‌ ‌‍‌‍‌‌​ ‌‌ ​​‌ ‌‌‌‍​‍‌‍ ​‌‍‍‌‌ ​ ‌‍‍​‌‍‌‌‌‍‌​​‍​‍‌ ‌
Svartpeppar ur kvarn​​​​‌ ‍ ​‍​‍‌‍ ‌ ​‍‌‍‍‌‌‍‌ ‌‍‍‌‌‍ ‍​‍​‍​ ‍‍​‍​‍‌ ​ ‌‍​‌‌‍ ‍‌‍‍‌‌ ‌​‌ ‍‌​‍ ‍‌‍‍‌‌‍ ​‍​‍​‍ ​​‍​‍‌‍‍​‌ ​‍‌‍‌‌‌‍‌‍​‍​‍​ ‍‍​‍​‍‌‍‍​‌ ‌​‌ ‌​‌ ​​‌ ​ ​ ‍‍​‍ ​‍ ‌‍​ ‌‍ ‌‌ ​ ​‍ ‍‌‍​ ‌‍‌‌‌ ​‍‌ ‌‍‌‍‌‌‌ ​‍‌‍​‌​‍ ‍‌ ​ ‌‍‌‌​‍ ‌ ​​‌ ​‍‌‍ ‌‍‌​‌ ‌‌‌‍​ ‌ ‌​‌‍‍‌‌‍ ‌‍ ‍​‍ ‌‍‍‌‌‍ ‍‌ ‌​‌‍‌‌‌‍ ‍‌ ‌​​‍ ‌‍‌‌‌‍‌​‌‍‍‌‌ ‌​​‍ ‌‍ ‌‌‍ ‌‍‌​‌‍‌‌​ ‌‌ ​​‌ ​‍‌‍‌‌‌ ​ ‌‍‌‌‌‍ ‍‌ ‌​‌‍​‌‌ ‌​‌‍‍‌‌‍ ‌‍ ‍​ ‍ ‌‍‍‌‌‍‌​​ ‌​ ‌‍​ ‌​​ ‌‌​ ‌‌​ ​ ​ ​‍​ ‍​​ ‍‌​‍ ‌​ ​‌​ ​​‌‍​‍​ ​ ​‍ ‌​ ‌​​ ​​‌‍​‌​ ​‌​‍ ‌​ ‍​‌‍​‌​ ‍‌​ ‌‍​‍ ‌‌‍​ ‌‍‌‍​ ‌‌‌‍​ ​ ‌​​ ‌​‌‍‌‌‌‍​‍​ ​ ‌‍‌‍​ ​​​ ‌‌​ ‍ ‌ ‌​‌ ‍‌‌ ​​‌‍‌‌​ ‌‌ ​​‌‍​‌‌‍‌ ‌‍‌‌​ ‍ ‌ ​​‌‍​‌‌ ‌​‌‍‍​​ ‌‌‍​‍‌‍ ​‌‍ ‌‍​ ‌‍‍ ‌ ​ ​‍‌‌​ ‌‌‌​​‍‌‌ ‌‍‍ ‌‍‌‌‌ ‍‌​‍‌‌​ ​ ‌​‌​​‍‌‌​ ​ ‌​‌​​‍‌‌​ ​‍​ ​‍​ ‌‌​ ‍‌​ ‌ ​ ‌‌​ ​​‌‍‌​​ ‌ ​ ‌‌​‍ ‌‌‍​ ​ ​‍​ ​‌‌‍​‍​‍ ‌​ ‌​‌‍‌‌​ ‍‌​ ‍‌​‍ ‌​ ‍‌​ ‍‌​ ‍‌​ ​ ​‍ ‌​ ‍‌​ ​‌‌‍​‌​ ​​‌‍​ ‌‍‌​​ ‌ ​ ‍​​ ‌‌‌‍‌‍‌‍​ ‌‍‌​​‍‌‌​ ​‍​ ​‍​‍‌‌​ ‌‌‌​‌​​‍ ‍‌‍​ ‌‍ ‌‍ ​‌ ‌‌‌‍ ‌‌‍ ‍‌ ​ ​‍‌‌​ ‌‌‌​​‍‌‌ ‌‍‍ ‌‍‌‌‌ ‍‌​‍‌‌​ ​ ‌​‌​​‍‌‌​ ​ ‌​‌​​‍‌‌​ ​‍​ ​‍​ ​ ‌‍‌​​ ​‍‌‍‌‍‌‍​ ​ ​‌​ ​ ​ ​‍‌‍​ ‌‍​‍‌‍​‍​ ‌ ​‍‌‌​ ​‍​ ​‍​‍‌‌​ ‌‌‌​‌​​‍ ‍‌‍‍‌‌ ‌​‌‍‌‌‌‍ ‌‌ ​ ​‍‌‌​ ‌‌‌​​‍​ ​‌​ ​ ​‍‌‌​ ‌‌‌​‌​​ ‌‍​‍‌‍​‌‌ ​ ‌‍‌‌‌‌‌‌‌ ​‍‌‍ ​​ ‌‌‍‍​‌ ‌​‌ ‌​‌ ​​‌ ​ ​‍‌‌​ ​ ‌​​‌​‍‌‌​ ​‍‌​‌‍​‍‌‌​ ​‍‌​‌‍‌‍​ ‌‍ ‌‌ ​ ​‍ ‍‌‍​ ‌‍‌‌‌ ​‍‌ ‌‍‌‍‌‌‌ ​‍‌‍​‌​‍ ‍‌ ​ ‌‍‌‌​‍‌‍‌‍‍‌‌‍‌​​ ‌​ ‌‍​ ‌​​ ‌‌​ ‌‌​ ​ ​ ​‍​ ‍​​ ‍‌​‍ ‌​ ​‌​ ​​‌‍​‍​ ​ ​‍ ‌​ ‌​​ ​​‌‍​‌​ ​‌​‍ ‌​ ‍​‌‍​‌​ ‍‌​ ‌‍​‍ ‌‌‍​ ‌‍‌‍​ ‌‌‌‍​ ​ ‌​​ ‌​‌‍‌‌‌‍​‍​ ​ ‌‍‌‍​ ​​​ ‌‌​‍‌‍‌ ‌​‌ ‍‌‌ ​​‌‍‌‌​ ‌‌ ​​‌‍​‌‌‍‌ ‌‍‌‌​‍‌‍‌ ​​‌‍​‌‌ ‌​‌‍‍​​ ‌‌‍​‍‌‍ ​‌‍ ‌‍​ ‌‍‍ ‌ ​ ​‍‌‌​ ‌‌‌​​‍‌‌ ‌‍‍ ‌‍‌‌‌ ‍‌​‍‌‌​ ​ ‌​‌​​‍‌‌​ ​ ‌​‌​​‍‌‌​ ​‍​ ​‍​ ‌‌​ ‍‌​ ‌ ​ ‌‌​ ​​‌‍‌​​ ‌ ​ ‌‌​‍ ‌‌‍​ ​ ​‍​ ​‌‌‍​‍​‍ ‌​ ‌​‌‍‌‌​ ‍‌​ ‍‌​‍ ‌​ ‍‌​ ‍‌​ ‍‌​ ​ ​‍ ‌​ ‍‌​ ​‌‌‍​‌​ ​​‌‍​ ‌‍‌​​ ‌ ​ ‍​​ ‌‌‌‍‌‍‌‍​ ‌‍‌​​‍‌‌​ ​‍​ ​‍​‍‌‌​ ‌‌‌​‌​​‍ ‍‌‍​ ‌‍ ‌‍ ​‌ ‌‌‌‍ ‌‌‍ ‍‌ ​ ​‍‌‌​ ‌‌‌​​‍‌‌ ‌‍‍ ‌‍‌‌‌ ‍‌​‍‌‌​ ​ ‌​‌​​‍‌‌​ ​ ‌​‌​​‍‌‌​ ​‍​ ​‍​ ​ ‌‍‌​​ ​‍‌‍‌‍‌‍​ ​ ​‌​ ​ ​ ​‍‌‍​ ‌‍​‍‌‍​‍​ ‌ ​‍‌‌​ ​‍​ ​‍​‍‌‌​ ‌‌‌​‌​​‍ ‍‌‍‍‌‌ ‌​‌‍‌‌‌‍ ‌‌ ​ ​‍‌‌​ ‌‌‌​​‍​ ​‌​ ​ ​‍‌‌​ ‌‌‌​‌​​‍‌‍‌ ‌ ‌‍ ‌ ​‍‌‍‍ ‌ ​ ‌ ​​‌‍​‌‌‍​ ‌‍‌‌​ ‌‌ ​​‌ ​‍‌‍ ‌‍‌​‌ ‌‌‌‍​ ‌ ‌​‌‍‍‌‌‍ ‌‍ ‍​‍‌‍‌ ​​‌‍‌‌‌ ​‍‌ ​ ‌ ​​‌‍‌‌‌‍​ ‌ ‌​‌‍‍‌‌ ‌‍‌‍‌‌​ ‌‌ ​​‌ ‌‌‌‍​‍‌‍ ​‌‍‍‌‌ ​ ‌‍‍​‌‍‌‌‌‍‌​​‍​‍‌ ‌
Gör så här
Jobba i den här ordningen
Fänkålssalt:
1. Rosta fänkålsfröna i en torr stekpanna tills de doftar
kraftigt, det tar någon minut.
2. Mixa salt och fänkålsfrön i en matberedare eller med
stavmixer till ett finfördelat salt.
Tillbehör:
3. Hyvla osten med en potatisskalare.